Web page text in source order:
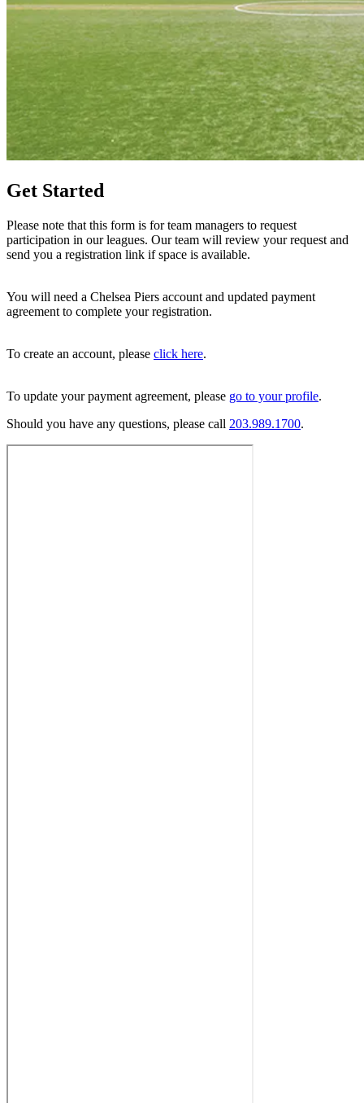
Get Started​​​​‌ ‍ ​‍​‍‌‍ ‌ ​‍‌‍‍‌‌‍‌ ‌‍‍‌‌‍ ‍​‍​‍​ ‍‍​‍​‍‌ ​ ‌‍​‌‌‍ ‍‌‍‍‌‌ ‌​‌ ‍‌​‍ ‍‌‍‍‌‌‍ ​‍​‍​‍ ​​‍​‍‌‍‍​‌ ​‍‌‍‌‌‌‍‌‍​‍​‍​ ‍‍​‍​‍‌‍‍​‌ ‌​‌ ‌​‌ ​​‌ ​ ​ ‍‍​‍ ​‍ ‌‍​ ‌‍‍​‌‍‌‌‌‍ ​‌ ​ ‌‍‌‌‌‍​‌‌ ​​‌‍‍‌‌‍‌‌‌ ​‍‌ ​ ​‍ ‍‌ ​ ‌‍​‌‌‍ ‍‌‍‍‌‌ ‌​‌ ‍‌​‍ ‍‌ ​ ‌ ‌​‌ ‌‌‌‍‌​‌‍‍‌‌‍ ​‍ ‌‍‍‌‌‍ ‍‌ ‌​‌‍‌‌‌‍ ‍‌ ‌​​‍ ‌‍‌‌‌‍‌​‌‍‍‌‌ ‌​​‍ ‌‍ ‌‌‍ ‌‍‌​‌‍‌‌​ ‌‌ ​​‌ ​‍‌‍‌‌‌ ​ ‌‍‌‌‌‍ ‍‌ ‌​‌‍​‌‌ ‌​‌‍‍‌‌‍ ‌‍ ‍​ ‍ ‌‍‍‌‌‍‌​​ ‌​ ‌‌​ ​‌‌‍‌​​ ‌‍​ ​‍​ ​​‌‍​‍​ ​‍​‍ ‌​ ‍‌​ ​​‌‍‌‍‌‍‌​​‍ ‌​ ‌​‌‍‌‍‌‍‌​‌‍​‍​‍ ‌​ ‍‌​ ‍‌‌‍‌​​ ​‍​‍ ‌​ ‌‍‌‍‌‍​ ‌ ​ ​ ‌‍​ ​ ​​​ ‍​​ ‌ ‌‍‌‌​ ‌‍​ ​​​ ​​​ ‍ ‌ ‌​‌ ‍‌‌ ​​‌‍‌‌​ ‌‌‍ ​‌‍‌‌‌‍​‌‌‍‌ ‌ ‌‌‌‍‌‌​ ‍ ‌ ​​‌‍​‌‌ ‌​‌‍‍​​ ‌‌ ​​‌‍​‌‌‍‌ ‌‍‌‌‌​​‍‌ ‌‌‌‍‍‌‌‍ ​‌‍‌​‌‍‌‌‌ ​‍​‍‌‌​ ‌‌‌​​‍‌‌ ‌‍‍ ‌‍‌‌‌ ‍‌​‍‌‌​ ​ ‌​‌​​‍‌‌​ ​ ‌​‌​​‍‌‌​ ​‍​ ​‍​ ‌​‌‍​‌​ ‌‍‌‍​‌‌‍​ ​ ​‌​ ‌​​ ‍​​ ‍‌​ ‌​​ ​ ‌‍​‍​‍‌‌​ ​‍​ ​‍​‍‌‌​ ‌‌‌​‌​​‍ ‍‌ ‌​‌‍‍‌‌ ‌​‌‍ ​‌‍‌‌​ ‌‍​‍‌‍​‌‌ ​ ‌‍‌‌‌‌‌‌‌ ​‍‌‍ ​​ ‌‌‍‍​‌ ‌​‌ ‌​‌ ​​‌ ​ ​‍‌‌​ ​ ‌​​‌​‍‌‌​ ​‍‌​‌‍​‍‌‌​ ​‍‌​‌‍‌‍​ ‌‍‍​‌‍‌‌‌‍ ​‌ ​ ‌‍‌‌‌‍​‌‌ ​​‌‍‍‌‌‍‌‌‌ ​‍‌ ​ ​‍ ‍‌ ​ ‌‍​‌‌‍ ‍‌‍‍‌‌ ‌​‌ ‍‌​‍ ‍‌ ​ ‌ ‌​‌ ‌‌‌‍‌​‌‍‍‌‌‍ ​‍‌‍‌‍‍‌‌‍‌​​ ‌​ ‌‌​ ​‌‌‍‌​​ ‌‍​ ​‍​ ​​‌‍​‍​ ​‍​‍ ‌​ ‍‌​ ​​‌‍‌‍‌‍‌​​‍ ‌​ ‌​‌‍‌‍‌‍‌​‌‍​‍​‍ ‌​ ‍‌​ ‍‌‌‍‌​​ ​‍​‍ ‌​ ‌‍‌‍‌‍​ ‌ ​ ​ ‌‍​ ​ ​​​ ‍​​ ‌ ‌‍‌‌​ ‌‍​ ​​​ ​​​‍‌‍‌ ‌​‌ ‍‌‌ ​​‌‍‌‌​ ‌‌‍ ​‌‍‌‌‌‍​‌‌‍‌ ‌ ‌‌‌‍‌‌​‍‌‍‌ ​​‌‍​‌‌ ‌​‌‍‍​​ ‌‌ ​​‌‍​‌‌‍‌ ‌‍‌‌‌​​‍‌ ‌‌‌‍‍‌‌‍ ​‌‍‌​‌‍‌‌‌ ​‍​‍‌‌​ ‌‌‌​​‍‌‌ ‌‍‍ ‌‍‌‌‌ ‍‌​‍‌‌​ ​ ‌​‌​​‍‌‌​ ​ ‌​‌​​‍‌‌​ ​‍​ ​‍​ ‌​‌‍​‌​ ‌‍‌‍​‌‌‍​ ​ ​‌​ ‌​​ ‍​​ ‍‌​ ‌​​ ​ ‌‍​‍​‍‌‌​ ​‍​ ​‍​‍‌‌​ ‌‌‌​‌​​‍ ‍‌ ‌​‌‍‍‌‌ ‌​‌‍ ​‌‍‌‌​‍‌‍‌ ​​‌‍‌‌‌ ​‍‌ ​ ‌ ​​‌‍‌‌‌‍​ ‌ ‌​‌‍‍‌‌ ‌‍‌‍‌‌​ ‌‌ ​​‌ ‌‌‌‍​‍‌‍ ​‌‍‍‌‌ ​ ‌‍‍​‌‍‌‌‌‍‌​​‍​‍‌ ‌
Please note that this form is for team managers to request
participation in our leagues. Our team will review your request and
send you a registration link if space is available.​​​​‌ ‍ ​‍​‍‌‍ ‌ ​‍‌‍‍‌‌‍‌ ‌‍‍‌‌‍ ‍​‍​‍​ ‍‍​‍​‍‌ ​ ‌‍​‌‌‍ ‍‌‍‍‌‌ ‌​‌ ‍‌​‍ ‍‌‍‍‌‌‍ ​‍​‍​‍ ​​‍​‍‌‍‍​‌ ​‍‌‍‌‌‌‍‌‍​‍​‍​ ‍‍​‍​‍‌‍‍​‌ ‌​‌ ‌​‌ ​​‌ ​ ​ ‍‍​‍ ​‍ ‌‍​ ‌‍‍​‌‍‌‌‌‍ ​‌ ​ ‌‍‌‌‌‍​‌‌ ​​‌‍‍‌‌‍‌‌‌ ​‍‌ ​ ​‍ ‍‌ ​ ‌‍​‌‌‍ ‍‌‍‍‌‌ ‌​‌ ‍‌​‍ ‍‌ ​ ‌ ‌​‌ ‌‌‌‍‌​‌‍‍‌‌‍ ​‍ ‌‍‍‌‌‍ ‍‌ ‌​‌‍‌‌‌‍ ‍‌ ‌​​‍ ‌‍‌‌‌‍‌​‌‍‍‌‌ ‌​​‍ ‌‍ ‌‌‍ ‌‍‌​‌‍‌‌​ ‌‌ ​​‌ ​‍‌‍‌‌‌ ​ ‌‍‌‌‌‍ ‍‌ ‌​‌‍​‌‌ ‌​‌‍‍‌‌‍ ‌‍ ‍​ ‍ ‌‍‍‌‌‍‌​​ ‌​ ‌‌​ ​‌‌‍‌​​ ‌‍​ ​‍​ ​​‌‍​‍​ ​‍​‍ ‌​ ‍‌​ ​​‌‍‌‍‌‍‌​​‍ ‌​ ‌​‌‍‌‍‌‍‌​‌‍​‍​‍ ‌​ ‍‌​ ‍‌‌‍‌​​ ​‍​‍ ‌​ ‌‍‌‍‌‍​ ‌ ​ ​ ‌‍​ ​ ​​​ ‍​​ ‌ ‌‍‌‌​ ‌‍​ ​​​ ​​​ ‍ ‌ ‌​‌ ‍‌‌ ​​‌‍‌‌​ ‌‌‍ ​‌‍‌‌‌‍​‌‌‍‌ ‌ ‌‌‌‍‌‌​ ‍ ‌ ​​‌‍​‌‌ ‌​‌‍‍​​ ‌‌ ​​‌‍​‌‌‍‌ ‌‍‌‌‌​​‍‌ ‌‌‌‍‍‌‌‍ ​‌‍‌​‌‍‌‌‌ ​‍​‍‌‌​ ‌‌‌​​‍‌‌ ‌‍‍ ‌‍‌‌‌ ‍‌​‍‌‌​ ​ ‌​‌​​‍‌‌​ ​ ‌​‌​​‍‌‌​ ​‍​ ​‍​ ‌​‌‍​‌​ ‌‍‌‍​‌‌‍​ ​ ​‌​ ‌​​ ‍​​ ‍‌​ ‌​​ ​ ‌‍​‍​‍‌‌​ ​‍​ ​‍​‍‌‌​ ‌‌‌​‌​​‍ ‍‌‍‌​‌‍‌‌‌ ​ ‌‍​ ‌ ​‍‌‍‍‌‌ ​​‌ ‌​‌‍‍‌‌‍ ‌‍ ‍​‍‌‌​ ‌‌‌​​‍‌‌ ‌‍‍ ‌‍‌‌‌ ‍‌​‍‌‌​ ​ ‌​‌​​‍‌‌​ ​ ‌​‌​​‍‌‌​ ​‍​ ​‍‌‍​ ‌‍​ ‌‍​‍‌‍​ ​ ‍​‌‍​ ‌‍‌‌​ ‍‌​ ​‍​ ‍‌‌‍​‍​ ​​​‍‌‌​ ​‍​ ​‍​‍‌‌​ ‌‌‌​‌​​‍ ‍‌‍​ ‌‍‍​‌‍‍‌‌‍ ​‌‍‌​‌ ​‍‌‍‌‌‌‍ ‍​‍‌‌​ ‌‌‌​​‍‌‌ ‌‍‍ ‌‍‌‌‌ ‍‌​‍‌‌​ ​ ‌​‌​​‍‌‌​ ​ ‌​‌​​‍‌‌​ ​‍​ ​‍​ ​‌‌‍​‌‌‍‌‌‌‍‌‌‌‍​ ​ ​ ‌‍‌‌‌‍‌‍​ ‌​​ ​‌‌‍​ ​ ​‍​‍‌‌​ ​‍​ ​‍​‍‌‌​ ‌‌‌​‌​​‍ ‍‌ ‌​‌‍‌‌‌ ‍​‌ ‌​​ ‌‍​‍‌‍​‌‌ ​ ‌‍‌‌‌‌‌‌‌ ​‍‌‍ ​​ ‌‌‍‍​‌ ‌​‌ ‌​‌ ​​‌ ​ ​‍‌‌​ ​ ‌​​‌​‍‌‌​ ​‍‌​‌‍​‍‌‌​ ​‍‌​‌‍‌‍​ ‌‍‍​‌‍‌‌‌‍ ​‌ ​ ‌‍‌‌‌‍​‌‌ ​​‌‍‍‌‌‍‌‌‌ ​‍‌ ​ ​‍ ‍‌ ​ ‌‍​‌‌‍ ‍‌‍‍‌‌ ‌​‌ ‍‌​‍ ‍‌ ​ ‌ ‌​‌ ‌‌‌‍‌​‌‍‍‌‌‍ ​‍‌‍‌‍‍‌‌‍‌​​ ‌​ ‌‌​ ​‌‌‍‌​​ ‌‍​ ​‍​ ​​‌‍​‍​ ​‍​‍ ‌​ ‍‌​ ​​‌‍‌‍‌‍‌​​‍ ‌​ ‌​‌‍‌‍‌‍‌​‌‍​‍​‍ ‌​ ‍‌​ ‍‌‌‍‌​​ ​‍​‍ ‌​ ‌‍‌‍‌‍​ ‌ ​ ​ ‌‍​ ​ ​​​ ‍​​ ‌ ‌‍‌‌​ ‌‍​ ​​​ ​​​‍‌‍‌ ‌​‌ ‍‌‌ ​​‌‍‌‌​ ‌‌‍ ​‌‍‌‌‌‍​‌‌‍‌ ‌ ‌‌‌‍‌‌​‍‌‍‌ ​​‌‍​‌‌ ‌​‌‍‍​​ ‌‌ ​​‌‍​‌‌‍‌ ‌‍‌‌‌​​‍‌ ‌‌‌‍‍‌‌‍ ​‌‍‌​‌‍‌‌‌ ​‍​‍‌‌​ ‌‌‌​​‍‌‌ ‌‍‍ ‌‍‌‌‌ ‍‌​‍‌‌​ ​ ‌​‌​​‍‌‌​ ​ ‌​‌​​‍‌‌​ ​‍​ ​‍​ ‌​‌‍​‌​ ‌‍‌‍​‌‌‍​ ​ ​‌​ ‌​​ ‍​​ ‍‌​ ‌​​ ​ ‌‍​‍​‍‌‌​ ​‍​ ​‍​‍‌‌​ ‌‌‌​‌​​‍ ‍‌‍‌​‌‍‌‌‌ ​ ‌‍​ ‌ ​‍‌‍‍‌‌ ​​‌ ‌​‌‍‍‌‌‍ ‌‍ ‍​‍‌‌​ ‌‌‌​​‍‌‌ ‌‍‍ ‌‍‌‌‌ ‍‌​‍‌‌​ ​ ‌​‌​​‍‌‌​ ​ ‌​‌​​‍‌‌​ ​‍​ ​‍‌‍​ ‌‍​ ‌‍​‍‌‍​ ​ ‍​‌‍​ ‌‍‌‌​ ‍‌​ ​‍​ ‍‌‌‍​‍​ ​​​‍‌‌​ ​‍​ ​‍​‍‌‌​ ‌‌‌​‌​​‍ ‍‌‍​ ‌‍‍​‌‍‍‌‌‍ ​‌‍‌​‌ ​‍‌‍‌‌‌‍ ‍​‍‌‌​ ‌‌‌​​‍‌‌ ‌‍‍ ‌‍‌‌‌ ‍‌​‍‌‌​ ​ ‌​‌​​‍‌‌​ ​ ‌​‌​​‍‌‌​ ​‍​ ​‍​ ​‌‌‍​‌‌‍‌‌‌‍‌‌‌‍​ ​ ​ ‌‍‌‌‌‍‌‍​ ‌​​ ​‌‌‍​ ​ ​‍​‍‌‌​ ​‍​ ​‍​‍‌‌​ ‌‌‌​‌​​‍ ‍‌ ‌​‌‍‌‌‌ ‍​‌ ‌​​‍‌‍‌ ​​‌‍‌‌‌ ​‍‌ ​ ‌ ​​‌‍‌‌‌‍​ ‌ ‌​‌‍‍‌‌ ‌‍‌‍‌‌​ ‌‌ ​​‌ ‌‌‌‍​‍‌‍ ​‌‍‍‌‌ ​ ‌‍‍​‌‍‌‌‌‍‌​​‍​‍‌ ‌
You will need a Chelsea Piers account and updated payment
agreement to complete your registration.​​​​‌ ‍ ​‍​‍‌‍ ‌ ​‍‌‍‍‌‌‍‌ ‌‍‍‌‌‍ ‍​‍​‍​ ‍‍​‍​‍‌ ​ ‌‍​‌‌‍ ‍‌‍‍‌‌ ‌​‌ ‍‌​‍ ‍‌‍‍‌‌‍ ​‍​‍​‍ ​​‍​‍‌‍‍​‌ ​‍‌‍‌‌‌‍‌‍​‍​‍​ ‍‍​‍​‍‌‍‍​‌ ‌​‌ ‌​‌ ​​‌ ​ ​ ‍‍​‍ ​‍ ‌‍​ ‌‍‍​‌‍‌‌‌‍ ​‌ ​ ‌‍‌‌‌‍​‌‌ ​​‌‍‍‌‌‍‌‌‌ ​‍‌ ​ ​‍ ‍‌ ​ ‌‍​‌‌‍ ‍‌‍‍‌‌ ‌​‌ ‍‌​‍ ‍‌ ​ ‌ ‌​‌ ‌‌‌‍‌​‌‍‍‌‌‍ ​‍ ‌‍‍‌‌‍ ‍‌ ‌​‌‍‌‌‌‍ ‍‌ ‌​​‍ ‌‍‌‌‌‍‌​‌‍‍‌‌ ‌​​‍ ‌‍ ‌‌‍ ‌‍‌​‌‍‌‌​ ‌‌ ​​‌ ​‍‌‍‌‌‌ ​ ‌‍‌‌‌‍ ‍‌ ‌​‌‍​‌‌ ‌​‌‍‍‌‌‍ ‌‍ ‍​ ‍ ‌‍‍‌‌‍‌​​ ‌​ ‌‌​ ​‌‌‍‌​​ ‌‍​ ​‍​ ​​‌‍​‍​ ​‍​‍ ‌​ ‍‌​ ​​‌‍‌‍‌‍‌​​‍ ‌​ ‌​‌‍‌‍‌‍‌​‌‍​‍​‍ ‌​ ‍‌​ ‍‌‌‍‌​​ ​‍​‍ ‌​ ‌‍‌‍‌‍​ ‌ ​ ​ ‌‍​ ​ ​​​ ‍​​ ‌ ‌‍‌‌​ ‌‍​ ​​​ ​​​ ‍ ‌ ‌​‌ ‍‌‌ ​​‌‍‌‌​ ‌‌‍ ​‌‍‌‌‌‍​‌‌‍‌ ‌ ‌‌‌‍‌‌​ ‍ ‌ ​​‌‍​‌‌ ‌​‌‍‍​​ ‌‌ ​​‌‍​‌‌‍‌ ‌‍‌‌‌​​‍‌ ‌‌‌‍‍‌‌‍ ​‌‍‌​‌‍‌‌‌ ​‍​‍‌‌​ ‌‌‌​​‍‌‌ ‌‍‍ ‌‍‌‌‌ ‍‌​‍‌‌​ ​ ‌​‌​​‍‌‌​ ​ ‌​‌​​‍‌‌​ ​‍​ ​‍​ ‌​‌‍​‌​ ‌‍‌‍​‌‌‍​ ​ ​‌​ ‌​​ ‍​​ ‍‌​ ‌​​ ​ ‌‍​‍​‍‌‌​ ​‍​ ​‍​‍‌‌​ ‌‌‌​‌​​‍ ‍‌‍‌​‌‍‌‌‌ ​ ‌‍​ ‌ ​‍‌‍‍‌‌ ​​‌ ‌​‌‍‍‌‌‍ ‌‍ ‍​‍‌‌​ ‌‌‌​​‍‌‌ ‌‍‍ ‌‍‌‌‌ ‍‌​‍‌‌​ ​ ‌​‌​​‍‌‌​ ​ ‌​‌​​‍‌‌​ ​‍​ ​‍​ ‌​​ ​​​ ‍‌‌‍‌‌​ ‌‍​ ​‌‌‍​‌​ ​‌​ ‌ ‌‍​‍‌‍​ ​ ​​​‍‌‌​ ​‍​ ​‍​‍‌‌​ ‌‌‌​‌​​‍ ‍‌‍​ ‌‍‍​‌‍‍‌‌‍ ​‌‍‌​‌ ​‍‌‍‌‌‌‍ ‍​‍‌‌​ ‌‌‌​​‍‌‌ ‌‍‍ ‌‍‌‌‌ ‍‌​‍‌‌​ ​ ‌​‌​​‍‌‌​ ​ ‌​‌​​‍‌‌​ ​‍​ ​‍‌‍‌‌​ ​‍​ ‌​​ ​‍​ ​ ​ ‌‌​ ​ ‌‍​ ​ ‌‍​ ​‌‌‍​‍​ ‌​​‍‌‌​ ​‍​ ​‍​‍‌‌​ ‌‌‌​‌​​‍ ‍‌ ‌​‌‍‌‌‌ ‍​‌ ‌​​ ‌‍​‍‌‍​‌‌ ​ ‌‍‌‌‌‌‌‌‌ ​‍‌‍ ​​ ‌‌‍‍​‌ ‌​‌ ‌​‌ ​​‌ ​ ​‍‌‌​ ​ ‌​​‌​‍‌‌​ ​‍‌​‌‍​‍‌‌​ ​‍‌​‌‍‌‍​ ‌‍‍​‌‍‌‌‌‍ ​‌ ​ ‌‍‌‌‌‍​‌‌ ​​‌‍‍‌‌‍‌‌‌ ​‍‌ ​ ​‍ ‍‌ ​ ‌‍​‌‌‍ ‍‌‍‍‌‌ ‌​‌ ‍‌​‍ ‍‌ ​ ‌ ‌​‌ ‌‌‌‍‌​‌‍‍‌‌‍ ​‍‌‍‌‍‍‌‌‍‌​​ ‌​ ‌‌​ ​‌‌‍‌​​ ‌‍​ ​‍​ ​​‌‍​‍​ ​‍​‍ ‌​ ‍‌​ ​​‌‍‌‍‌‍‌​​‍ ‌​ ‌​‌‍‌‍‌‍‌​‌‍​‍​‍ ‌​ ‍‌​ ‍‌‌‍‌​​ ​‍​‍ ‌​ ‌‍‌‍‌‍​ ‌ ​ ​ ‌‍​ ​ ​​​ ‍​​ ‌ ‌‍‌‌​ ‌‍​ ​​​ ​​​‍‌‍‌ ‌​‌ ‍‌‌ ​​‌‍‌‌​ ‌‌‍ ​‌‍‌‌‌‍​‌‌‍‌ ‌ ‌‌‌‍‌‌​‍‌‍‌ ​​‌‍​‌‌ ‌​‌‍‍​​ ‌‌ ​​‌‍​‌‌‍‌ ‌‍‌‌‌​​‍‌ ‌‌‌‍‍‌‌‍ ​‌‍‌​‌‍‌‌‌ ​‍​‍‌‌​ ‌‌‌​​‍‌‌ ‌‍‍ ‌‍‌‌‌ ‍‌​‍‌‌​ ​ ‌​‌​​‍‌‌​ ​ ‌​‌​​‍‌‌​ ​‍​ ​‍​ ‌​‌‍​‌​ ‌‍‌‍​‌‌‍​ ​ ​‌​ ‌​​ ‍​​ ‍‌​ ‌​​ ​ ‌‍​‍​‍‌‌​ ​‍​ ​‍​‍‌‌​ ‌‌‌​‌​​‍ ‍‌‍‌​‌‍‌‌‌ ​ ‌‍​ ‌ ​‍‌‍‍‌‌ ​​‌ ‌​‌‍‍‌‌‍ ‌‍ ‍​‍‌‌​ ‌‌‌​​‍‌‌ ‌‍‍ ‌‍‌‌‌ ‍‌​‍‌‌​ ​ ‌​‌​​‍‌‌​ ​ ‌​‌​​‍‌‌​ ​‍​ ​‍​ ‌​​ ​​​ ‍‌‌‍‌‌​ ‌‍​ ​‌‌‍​‌​ ​‌​ ‌ ‌‍​‍‌‍​ ​ ​​​‍‌‌​ ​‍​ ​‍​‍‌‌​ ‌‌‌​‌​​‍ ‍‌‍​ ‌‍‍​‌‍‍‌‌‍ ​‌‍‌​‌ ​‍‌‍‌‌‌‍ ‍​‍‌‌​ ‌‌‌​​‍‌‌ ‌‍‍ ‌‍‌‌‌ ‍‌​‍‌‌​ ​ ‌​‌​​‍‌‌​ ​ ‌​‌​​‍‌‌​ ​‍​ ​‍‌‍‌‌​ ​‍​ ‌​​ ​‍​ ​ ​ ‌‌​ ​ ‌‍​ ​ ‌‍​ ​‌‌‍​‍​ ‌​​‍‌‌​ ​‍​ ​‍​‍‌‌​ ‌‌‌​‌​​‍ ‍‌ ‌​‌‍‌‌‌ ‍​‌ ‌​​‍‌‍‌ ​​‌‍‌‌‌ ​‍‌ ​ ‌ ​​‌‍‌‌‌‍​ ‌ ‌​‌‍‍‌‌ ‌‍‌‍‌‌​ ‌‌ ​​‌ ‌‌‌‍​‍‌‍ ​‌‍‍‌‌ ​ ‌‍‍​‌‍‌‌‌‍‌​​‍​‍‌ ‌
To create an account, please ​​​​‌ ‍ ​‍​‍‌‍ ‌ ​‍‌‍‍‌‌‍‌ ‌‍‍‌‌‍ ‍​‍​‍​ ‍‍​‍​‍‌ ​ ‌‍​‌‌‍ ‍‌‍‍‌‌ ‌​‌ ‍‌​‍ ‍‌‍‍‌‌‍ ​‍​‍​‍ ​​‍​‍‌‍‍​‌ ​‍‌‍‌‌‌‍‌‍​‍​‍​ ‍‍​‍​‍‌‍‍​‌ ‌​‌ ‌​‌ ​​‌ ​ ​ ‍‍​‍ ​‍ ‌‍​ ‌‍‍​‌‍‌‌‌‍ ​‌ ​ ‌‍‌‌‌‍​‌‌ ​​‌‍‍‌‌‍‌‌‌ ​‍‌ ​ ​‍ ‍‌ ​ ‌‍​‌‌‍ ‍‌‍‍‌‌ ‌​‌ ‍‌​‍ ‍‌ ​ ‌ ‌​‌ ‌‌‌‍‌​‌‍‍‌‌‍ ​‍ ‌‍‍‌‌‍ ‍‌ ‌​‌‍‌‌‌‍ ‍‌ ‌​​‍ ‌‍‌‌‌‍‌​‌‍‍‌‌ ‌​​‍ ‌‍ ‌‌‍ ‌‍‌​‌‍‌‌​ ‌‌ ​​‌ ​‍‌‍‌‌‌ ​ ‌‍‌‌‌‍ ‍‌ ‌​‌‍​‌‌ ‌​‌‍‍‌‌‍ ‌‍ ‍​ ‍ ‌‍‍‌‌‍‌​​ ‌​ ‌‌​ ​‌‌‍‌​​ ‌‍​ ​‍​ ​​‌‍​‍​ ​‍​‍ ‌​ ‍‌​ ​​‌‍‌‍‌‍‌​​‍ ‌​ ‌​‌‍‌‍‌‍‌​‌‍​‍​‍ ‌​ ‍‌​ ‍‌‌‍‌​​ ​‍​‍ ‌​ ‌‍‌‍‌‍​ ‌ ​ ​ ‌‍​ ​ ​​​ ‍​​ ‌ ‌‍‌‌​ ‌‍​ ​​​ ​​​ ‍ ‌ ‌​‌ ‍‌‌ ​​‌‍‌‌​ ‌‌‍ ​‌‍‌‌‌‍​‌‌‍‌ ‌ ‌‌‌‍‌‌​ ‍ ‌ ​​‌‍​‌‌ ‌​‌‍‍​​ ‌‌ ​​‌‍​‌‌‍‌ ‌‍‌‌‌​​‍‌ ‌‌‌‍‍‌‌‍ ​‌‍‌​‌‍‌‌‌ ​‍​‍‌‌​ ‌‌‌​​‍‌‌ ‌‍‍ ‌‍‌‌‌ ‍‌​‍‌‌​ ​ ‌​‌​​‍‌‌​ ​ ‌​‌​​‍‌‌​ ​‍​ ​‍​ ‌​‌‍​‌​ ‌‍‌‍​‌‌‍​ ​ ​‌​ ‌​​ ‍​​ ‍‌​ ‌​​ ​ ‌‍​‍​‍‌‌​ ​‍​ ​‍​‍‌‌​ ‌‌‌​‌​​‍ ‍‌‍‌​‌‍‌‌‌ ​ ‌‍​ ‌ ​‍‌‍‍‌‌ ​​‌ ‌​‌‍‍‌‌‍ ‌‍ ‍​‍‌‌​ ‌‌‌​​‍‌‌ ‌‍‍ ‌‍‌‌‌ ‍‌​‍‌‌​ ​ ‌​‌​​‍‌‌​ ​ ‌​‌​​‍‌‌​ ​‍​ ​‍‌‍​ ‌‍​ ​ ‌ ​ ‌‍‌‍​‍‌‍​‌‌‍​ ‌‍‌‌​ ‍​‌‍‌‌​ ​‍​ ‍​​‍‌‌​ ​‍​ ​‍​‍‌‌​ ‌‌‌​‌​​‍ ‍‌‍​ ‌‍‍​‌‍‍‌‌‍ ​‌‍‌​‌ ​‍‌‍‌‌‌‍ ‍​‍‌‌​ ‌‌‌​​‍‌‌ ‌‍‍ ‌‍‌‌‌ ‍‌​‍‌‌​ ​ ‌​‌​​‍‌‌​ ​ ‌​‌​​‍‌‌​ ​‍​ ​‍‌‍​‌​ ​ ​ ​ ​ ‌ ​ ‌​‌‍​‌​ ‌ ​ ‍‌‌‍‌​‌‍‌‍​ ​‌​ ‌‌​‍‌‌​ ​‍​ ​‍​‍‌‌​ ‌‌‌​‌​​‍ ‍‌ ‌​‌‍‌‌‌ ‍​‌ ‌​​ ‌‍​‍‌‍​‌‌ ​ ‌‍‌‌‌‌‌‌‌ ​‍‌‍ ​​ ‌‌‍‍​‌ ‌​‌ ‌​‌ ​​‌ ​ ​‍‌‌​ ​ ‌​​‌​‍‌‌​ ​‍‌​‌‍​‍‌‌​ ​‍‌​‌‍‌‍​ ‌‍‍​‌‍‌‌‌‍ ​‌ ​ ‌‍‌‌‌‍​‌‌ ​​‌‍‍‌‌‍‌‌‌ ​‍‌ ​ ​‍ ‍‌ ​ ‌‍​‌‌‍ ‍‌‍‍‌‌ ‌​‌ ‍‌​‍ ‍‌ ​ ‌ ‌​‌ ‌‌‌‍‌​‌‍‍‌‌‍ ​‍‌‍‌‍‍‌‌‍‌​​ ‌​ ‌‌​ ​‌‌‍‌​​ ‌‍​ ​‍​ ​​‌‍​‍​ ​‍​‍ ‌​ ‍‌​ ​​‌‍‌‍‌‍‌​​‍ ‌​ ‌​‌‍‌‍‌‍‌​‌‍​‍​‍ ‌​ ‍‌​ ‍‌‌‍‌​​ ​‍​‍ ‌​ ‌‍‌‍‌‍​ ‌ ​ ​ ‌‍​ ​ ​​​ ‍​​ ‌ ‌‍‌‌​ ‌‍​ ​​​ ​​​‍‌‍‌ ‌​‌ ‍‌‌ ​​‌‍‌‌​ ‌‌‍ ​‌‍‌‌‌‍​‌‌‍‌ ‌ ‌‌‌‍‌‌​‍‌‍‌ ​​‌‍​‌‌ ‌​‌‍‍​​ ‌‌ ​​‌‍​‌‌‍‌ ‌‍‌‌‌​​‍‌ ‌‌‌‍‍‌‌‍ ​‌‍‌​‌‍‌‌‌ ​‍​‍‌‌​ ‌‌‌​​‍‌‌ ‌‍‍ ‌‍‌‌‌ ‍‌​‍‌‌​ ​ ‌​‌​​‍‌‌​ ​ ‌​‌​​‍‌‌​ ​‍​ ​‍​ ‌​‌‍​‌​ ‌‍‌‍​‌‌‍​ ​ ​‌​ ‌​​ ‍​​ ‍‌​ ‌​​ ​ ‌‍​‍​‍‌‌​ ​‍​ ​‍​‍‌‌​ ‌‌‌​‌​​‍ ‍‌‍‌​‌‍‌‌‌ ​ ‌‍​ ‌ ​‍‌‍‍‌‌ ​​‌ ‌​‌‍‍‌‌‍ ‌‍ ‍​‍‌‌​ ‌‌‌​​‍‌‌ ‌‍‍ ‌‍‌‌‌ ‍‌​‍‌‌​ ​ ‌​‌​​‍‌‌​ ​ ‌​‌​​‍‌‌​ ​‍​ ​‍‌‍​ ‌‍​ ​ ‌ ​ ‌‍‌‍​‍‌‍​‌‌‍​ ‌‍‌‌​ ‍​‌‍‌‌​ ​‍​ ‍​​‍‌‌​ ​‍​ ​‍​‍‌‌​ ‌‌‌​‌​​‍ ‍‌‍​ ‌‍‍​‌‍‍‌‌‍ ​‌‍‌​‌ ​‍‌‍‌‌‌‍ ‍​‍‌‌​ ‌‌‌​​‍‌‌ ‌‍‍ ‌‍‌‌‌ ‍‌​‍‌‌​ ​ ‌​‌​​‍‌‌​ ​ ‌​‌​​‍‌‌​ ​‍​ ​‍‌‍​‌​ ​ ​ ​ ​ ‌ ​ ‌​‌‍​‌​ ‌ ​ ‍‌‌‍‌​‌‍‌‍​ ​‌​ ‌‌​‍‌‌​ ​‍​ ​‍​‍‌‌​ ‌‌‌​‌​​‍ ‍‌ ‌​‌‍‌‌‌ ‍​‌ ‌​​‍‌‍‌ ​​‌‍‌‌‌ ​‍‌ ​ ‌ ​​‌‍‌‌‌‍​ ‌ ‌​‌‍‍‌‌ ‌‍‌‍‌‌​ ‌‌ ​​‌ ‌‌‌‍​‍‌‍ ​‌‍‍‌‌ ​ ‌‍‍​‌‍‌‌‌‍‌​​‍​‍‌ ‌ click here​​​​‌ ‍ ​‍​‍‌‍ ‌ ​‍‌‍‍‌‌‍‌ ‌‍‍‌‌‍ ‍​‍​‍​ ‍‍​‍​‍‌ ​ ‌‍​‌‌‍ ‍‌‍‍‌‌ ‌​‌ ‍‌​‍ ‍‌‍‍‌‌‍ ​‍​‍​‍ ​​‍​‍‌‍‍​‌ ​‍‌‍‌‌‌‍‌‍​‍​‍​ ‍‍​‍​‍‌‍‍​‌ ‌​‌ ‌​‌ ​​‌ ​ ​ ‍‍​‍ ​‍ ‌‍​ ‌‍‍​‌‍‌‌‌‍ ​‌ ​ ‌‍‌‌‌‍​‌‌ ​​‌‍‍‌‌‍‌‌‌ ​‍‌ ​ ​‍ ‍‌ ​ ‌‍​‌‌‍ ‍‌‍‍‌‌ ‌​‌ ‍‌​‍ ‍‌ ​ ‌ ‌​‌ ‌‌‌‍‌​‌‍‍‌‌‍ ​‍ ‌‍‍‌‌‍ ‍‌ ‌​‌‍‌‌‌‍ ‍‌ ‌​​‍ ‌‍‌‌‌‍‌​‌‍‍‌‌ ‌​​‍ ‌‍ ‌‌‍ ‌‍‌​‌‍‌‌​ ‌‌ ​​‌ ​‍‌‍‌‌‌ ​ ‌‍‌‌‌‍ ‍‌ ‌​‌‍​‌‌ ‌​‌‍‍‌‌‍ ‌‍ ‍​ ‍ ‌‍‍‌‌‍‌​​ ‌​ ‌‌​ ​‌‌‍‌​​ ‌‍​ ​‍​ ​​‌‍​‍​ ​‍​‍ ‌​ ‍‌​ ​​‌‍‌‍‌‍‌​​‍ ‌​ ‌​‌‍‌‍‌‍‌​‌‍​‍​‍ ‌​ ‍‌​ ‍‌‌‍‌​​ ​‍​‍ ‌​ ‌‍‌‍‌‍​ ‌ ​ ​ ‌‍​ ​ ​​​ ‍​​ ‌ ‌‍‌‌​ ‌‍​ ​​​ ​​​ ‍ ‌ ‌​‌ ‍‌‌ ​​‌‍‌‌​ ‌‌‍ ​‌‍‌‌‌‍​‌‌‍‌ ‌ ‌‌‌‍‌‌​ ‍ ‌ ​​‌‍​‌‌ ‌​‌‍‍​​ ‌‌ ​​‌‍​‌‌‍‌ ‌‍‌‌‌​​‍‌ ‌‌‌‍‍‌‌‍ ​‌‍‌​‌‍‌‌‌ ​‍​‍‌‌​ ‌‌‌​​‍‌‌ ‌‍‍ ‌‍‌‌‌ ‍‌​‍‌‌​ ​ ‌​‌​​‍‌‌​ ​ ‌​‌​​‍‌‌​ ​‍​ ​‍​ ‌​‌‍​‌​ ‌‍‌‍​‌‌‍​ ​ ​‌​ ‌​​ ‍​​ ‍‌​ ‌​​ ​ ‌‍​‍​‍‌‌​ ​‍​ ​‍​‍‌‌​ ‌‌‌​‌​​‍ ‍‌‍‌​‌‍‌‌‌ ​ ‌‍​ ‌ ​‍‌‍‍‌‌ ​​‌ ‌​‌‍‍‌‌‍ ‌‍ ‍​‍‌‌​ ‌‌‌​​‍‌‌ ‌‍‍ ‌‍‌‌‌ ‍‌​‍‌‌​ ​ ‌​‌​​‍‌‌​ ​ ‌​‌​​‍‌‌​ ​‍​ ​‍‌‍​ ‌‍​ ​ ‌ ​ ‌‍‌‍​‍‌‍​‌‌‍​ ‌‍‌‌​ ‍​‌‍‌‌​ ​‍​ ‍​​‍‌‌​ ​‍​ ​‍​‍‌‌​ ‌‌‌​‌​​‍ ‍‌‍​ ‌‍‍​‌‍‍‌‌‍ ​‌‍‌​‌ ​‍‌‍‌‌‌‍ ‍​‍‌‌​ ‌‌‌​​‍‌‌ ‌‍‍ ‌‍‌‌‌ ‍‌​‍‌‌​ ​ ‌​‌​​‍‌‌​ ​ ‌​‌​​‍‌‌​ ​‍​ ​‍‌‍‌​​ ​‍​ ​ ‌‍‌​​ ‌​​ ‌‌‌‍​ ​ ‍‌​ ​ ​ ‍‌‌‍​‍‌‍‌​​‍‌‌​ ​‍​ ​‍​‍‌‌​ ‌‌‌​‌​​‍ ‍‌ ‌​‌‍‌‌‌ ‍​‌ ‌​​ ‌‍​‍‌‍​‌‌ ​ ‌‍‌‌‌‌‌‌‌ ​‍‌‍ ​​ ‌‌‍‍​‌ ‌​‌ ‌​‌ ​​‌ ​ ​‍‌‌​ ​ ‌​​‌​‍‌‌​ ​‍‌​‌‍​‍‌‌​ ​‍‌​‌‍‌‍​ ‌‍‍​‌‍‌‌‌‍ ​‌ ​ ‌‍‌‌‌‍​‌‌ ​​‌‍‍‌‌‍‌‌‌ ​‍‌ ​ ​‍ ‍‌ ​ ‌‍​‌‌‍ ‍‌‍‍‌‌ ‌​‌ ‍‌​‍ ‍‌ ​ ‌ ‌​‌ ‌‌‌‍‌​‌‍‍‌‌‍ ​‍‌‍‌‍‍‌‌‍‌​​ ‌​ ‌‌​ ​‌‌‍‌​​ ‌‍​ ​‍​ ​​‌‍​‍​ ​‍​‍ ‌​ ‍‌​ ​​‌‍‌‍‌‍‌​​‍ ‌​ ‌​‌‍‌‍‌‍‌​‌‍​‍​‍ ‌​ ‍‌​ ‍‌‌‍‌​​ ​‍​‍ ‌​ ‌‍‌‍‌‍​ ‌ ​ ​ ‌‍​ ​ ​​​ ‍​​ ‌ ‌‍‌‌​ ‌‍​ ​​​ ​​​‍‌‍‌ ‌​‌ ‍‌‌ ​​‌‍‌‌​ ‌‌‍ ​‌‍‌‌‌‍​‌‌‍‌ ‌ ‌‌‌‍‌‌​‍‌‍‌ ​​‌‍​‌‌ ‌​‌‍‍​​ ‌‌ ​​‌‍​‌‌‍‌ ‌‍‌‌‌​​‍‌ ‌‌‌‍‍‌‌‍ ​‌‍‌​‌‍‌‌‌ ​‍​‍‌‌​ ‌‌‌​​‍‌‌ ‌‍‍ ‌‍‌‌‌ ‍‌​‍‌‌​ ​ ‌​‌​​‍‌‌​ ​ ‌​‌​​‍‌‌​ ​‍​ ​‍​ ‌​‌‍​‌​ ‌‍‌‍​‌‌‍​ ​ ​‌​ ‌​​ ‍​​ ‍‌​ ‌​​ ​ ‌‍​‍​‍‌‌​ ​‍​ ​‍​‍‌‌​ ‌‌‌​‌​​‍ ‍‌‍‌​‌‍‌‌‌ ​ ‌‍​ ‌ ​‍‌‍‍‌‌ ​​‌ ‌​‌‍‍‌‌‍ ‌‍ ‍​‍‌‌​ ‌‌‌​​‍‌‌ ‌‍‍ ‌‍‌‌‌ ‍‌​‍‌‌​ ​ ‌​‌​​‍‌‌​ ​ ‌​‌​​‍‌‌​ ​‍​ ​‍‌‍​ ‌‍​ ​ ‌ ​ ‌‍‌‍​‍‌‍​‌‌‍​ ‌‍‌‌​ ‍​‌‍‌‌​ ​‍​ ‍​​‍‌‌​ ​‍​ ​‍​‍‌‌​ ‌‌‌​‌​​‍ ‍‌‍​ ‌‍‍​‌‍‍‌‌‍ ​‌‍‌​‌ ​‍‌‍‌‌‌‍ ‍​‍‌‌​ ‌‌‌​​‍‌‌ ‌‍‍ ‌‍‌‌‌ ‍‌​‍‌‌​ ​ ‌​‌​​‍‌‌​ ​ ‌​‌​​‍‌‌​ ​‍​ ​‍‌‍‌​​ ​‍​ ​ ‌‍‌​​ ‌​​ ‌‌‌‍​ ​ ‍‌​ ​ ​ ‍‌‌‍​‍‌‍‌​​‍‌‌​ ​‍​ ​‍​‍‌‌​ ‌‌‌​‌​​‍ ‍‌ ‌​‌‍‌‌‌ ‍​‌ ‌​​‍‌‍‌ ​​‌‍‌‌‌ ​‍‌ ​ ‌ ​​‌‍‌‌‌‍​ ‌ ‌​‌‍‍‌‌ ‌‍‌‍‌‌​ ‌‌ ​​‌ ‌‌‌‍​‍‌‍ ​‌‍‍‌‌ ​ ‌‍‍​‌‍‌‌‌‍‌​​‍​‍‌ ‌.​​​​‌ ‍ ​‍​‍‌‍ ‌ ​‍‌‍‍‌‌‍‌ ‌‍‍‌‌‍ ‍​‍​‍​ ‍‍​‍​‍‌ ​ ‌‍​‌‌‍ ‍‌‍‍‌‌ ‌​‌ ‍‌​‍ ‍‌‍‍‌‌‍ ​‍​‍​‍ ​​‍​‍‌‍‍​‌ ​‍‌‍‌‌‌‍‌‍​‍​‍​ ‍‍​‍​‍‌‍‍​‌ ‌​‌ ‌​‌ ​​‌ ​ ​ ‍‍​‍ ​‍ ‌‍​ ‌‍‍​‌‍‌‌‌‍ ​‌ ​ ‌‍‌‌‌‍​‌‌ ​​‌‍‍‌‌‍‌‌‌ ​‍‌ ​ ​‍ ‍‌ ​ ‌‍​‌‌‍ ‍‌‍‍‌‌ ‌​‌ ‍‌​‍ ‍‌ ​ ‌ ‌​‌ ‌‌‌‍‌​‌‍‍‌‌‍ ​‍ ‌‍‍‌‌‍ ‍‌ ‌​‌‍‌‌‌‍ ‍‌ ‌​​‍ ‌‍‌‌‌‍‌​‌‍‍‌‌ ‌​​‍ ‌‍ ‌‌‍ ‌‍‌​‌‍‌‌​ ‌‌ ​​‌ ​‍‌‍‌‌‌ ​ ‌‍‌‌‌‍ ‍‌ ‌​‌‍​‌‌ ‌​‌‍‍‌‌‍ ‌‍ ‍​ ‍ ‌‍‍‌‌‍‌​​ ‌​ ‌‌​ ​‌‌‍‌​​ ‌‍​ ​‍​ ​​‌‍​‍​ ​‍​‍ ‌​ ‍‌​ ​​‌‍‌‍‌‍‌​​‍ ‌​ ‌​‌‍‌‍‌‍‌​‌‍​‍​‍ ‌​ ‍‌​ ‍‌‌‍‌​​ ​‍​‍ ‌​ ‌‍‌‍‌‍​ ‌ ​ ​ ‌‍​ ​ ​​​ ‍​​ ‌ ‌‍‌‌​ ‌‍​ ​​​ ​​​ ‍ ‌ ‌​‌ ‍‌‌ ​​‌‍‌‌​ ‌‌‍ ​‌‍‌‌‌‍​‌‌‍‌ ‌ ‌‌‌‍‌‌​ ‍ ‌ ​​‌‍​‌‌ ‌​‌‍‍​​ ‌‌ ​​‌‍​‌‌‍‌ ‌‍‌‌‌​​‍‌ ‌‌‌‍‍‌‌‍ ​‌‍‌​‌‍‌‌‌ ​‍​‍‌‌​ ‌‌‌​​‍‌‌ ‌‍‍ ‌‍‌‌‌ ‍‌​‍‌‌​ ​ ‌​‌​​‍‌‌​ ​ ‌​‌​​‍‌‌​ ​‍​ ​‍​ ‌​‌‍​‌​ ‌‍‌‍​‌‌‍​ ​ ​‌​ ‌​​ ‍​​ ‍‌​ ‌​​ ​ ‌‍​‍​‍‌‌​ ​‍​ ​‍​‍‌‌​ ‌‌‌​‌​​‍ ‍‌‍‌​‌‍‌‌‌ ​ ‌‍​ ‌ ​‍‌‍‍‌‌ ​​‌ ‌​‌‍‍‌‌‍ ‌‍ ‍​‍‌‌​ ‌‌‌​​‍‌‌ ‌‍‍ ‌‍‌‌‌ ‍‌​‍‌‌​ ​ ‌​‌​​‍‌‌​ ​ ‌​‌​​‍‌‌​ ​‍​ ​‍‌‍​ ‌‍​ ​ ‌ ​ ‌‍‌‍​‍‌‍​‌‌‍​ ‌‍‌‌​ ‍​‌‍‌‌​ ​‍​ ‍​​‍‌‌​ ​‍​ ​‍​‍‌‌​ ‌‌‌​‌​​‍ ‍‌‍​ ‌‍‍​‌‍‍‌‌‍ ​‌‍‌​‌ ​‍‌‍‌‌‌‍ ‍​‍‌‌​ ‌‌‌​​‍‌‌ ‌‍‍ ‌‍‌‌‌ ‍‌​‍‌‌​ ​ ‌​‌​​‍‌‌​ ​ ‌​‌​​‍‌‌​ ​‍​ ​‍​ ‌​​ ‌‍​ ‍‌‌‍​‍‌‍‌​​ ‌‌‌‍​‍​ ​​‌‍​‍‌‍‌​​ ‍‌​ ​ ​‍‌‌​ ​‍​ ​‍​‍‌‌​ ‌‌‌​‌​​‍ ‍‌ ‌​‌‍‌‌‌ ‍​‌ ‌​​ ‌‍​‍‌‍​‌‌ ​ ‌‍‌‌‌‌‌‌‌ ​‍‌‍ ​​ ‌‌‍‍​‌ ‌​‌ ‌​‌ ​​‌ ​ ​‍‌‌​ ​ ‌​​‌​‍‌‌​ ​‍‌​‌‍​‍‌‌​ ​‍‌​‌‍‌‍​ ‌‍‍​‌‍‌‌‌‍ ​‌ ​ ‌‍‌‌‌‍​‌‌ ​​‌‍‍‌‌‍‌‌‌ ​‍‌ ​ ​‍ ‍‌ ​ ‌‍​‌‌‍ ‍‌‍‍‌‌ ‌​‌ ‍‌​‍ ‍‌ ​ ‌ ‌​‌ ‌‌‌‍‌​‌‍‍‌‌‍ ​‍‌‍‌‍‍‌‌‍‌​​ ‌​ ‌‌​ ​‌‌‍‌​​ ‌‍​ ​‍​ ​​‌‍​‍​ ​‍​‍ ‌​ ‍‌​ ​​‌‍‌‍‌‍‌​​‍ ‌​ ‌​‌‍‌‍‌‍‌​‌‍​‍​‍ ‌​ ‍‌​ ‍‌‌‍‌​​ ​‍​‍ ‌​ ‌‍‌‍‌‍​ ‌ ​ ​ ‌‍​ ​ ​​​ ‍​​ ‌ ‌‍‌‌​ ‌‍​ ​​​ ​​​‍‌‍‌ ‌​‌ ‍‌‌ ​​‌‍‌‌​ ‌‌‍ ​‌‍‌‌‌‍​‌‌‍‌ ‌ ‌‌‌‍‌‌​‍‌‍‌ ​​‌‍​‌‌ ‌​‌‍‍​​ ‌‌ ​​‌‍​‌‌‍‌ ‌‍‌‌‌​​‍‌ ‌‌‌‍‍‌‌‍ ​‌‍‌​‌‍‌‌‌ ​‍​‍‌‌​ ‌‌‌​​‍‌‌ ‌‍‍ ‌‍‌‌‌ ‍‌​‍‌‌​ ​ ‌​‌​​‍‌‌​ ​ ‌​‌​​‍‌‌​ ​‍​ ​‍​ ‌​‌‍​‌​ ‌‍‌‍​‌‌‍​ ​ ​‌​ ‌​​ ‍​​ ‍‌​ ‌​​ ​ ‌‍​‍​‍‌‌​ ​‍​ ​‍​‍‌‌​ ‌‌‌​‌​​‍ ‍‌‍‌​‌‍‌‌‌ ​ ‌‍​ ‌ ​‍‌‍‍‌‌ ​​‌ ‌​‌‍‍‌‌‍ ‌‍ ‍​‍‌‌​ ‌‌‌​​‍‌‌ ‌‍‍ ‌‍‌‌‌ ‍‌​‍‌‌​ ​ ‌​‌​​‍‌‌​ ​ ‌​‌​​‍‌‌​ ​‍​ ​‍‌‍​ ‌‍​ ​ ‌ ​ ‌‍‌‍​‍‌‍​‌‌‍​ ‌‍‌‌​ ‍​‌‍‌‌​ ​‍​ ‍​​‍‌‌​ ​‍​ ​‍​‍‌‌​ ‌‌‌​‌​​‍ ‍‌‍​ ‌‍‍​‌‍‍‌‌‍ ​‌‍‌​‌ ​‍‌‍‌‌‌‍ ‍​‍‌‌​ ‌‌‌​​‍‌‌ ‌‍‍ ‌‍‌‌‌ ‍‌​‍‌‌​ ​ ‌​‌​​‍‌‌​ ​ ‌​‌​​‍‌‌​ ​‍​ ​‍​ ‌​​ ‌‍​ ‍‌‌‍​‍‌‍‌​​ ‌‌‌‍​‍​ ​​‌‍​‍‌‍‌​​ ‍‌​ ​ ​‍‌‌​ ​‍​ ​‍​‍‌‌​ ‌‌‌​‌​​‍ ‍‌ ‌​‌‍‌‌‌ ‍​‌ ‌​​‍‌‍‌ ​​‌‍‌‌‌ ​‍‌ ​ ‌ ​​‌‍‌‌‌‍​ ‌ ‌​‌‍‍‌‌ ‌‍‌‍‌‌​ ‌‌ ​​‌ ‌‌‌‍​‍‌‍ ​‌‍‍‌‌ ​ ‌‍‍​‌‍‌‌‌‍‌​​‍​‍‌ ‌
To update your payment agreement, please ​​​​‌ ‍ ​‍​‍‌‍ ‌ ​‍‌‍‍‌‌‍‌ ‌‍‍‌‌‍ ‍​‍​‍​ ‍‍​‍​‍‌ ​ ‌‍​‌‌‍ ‍‌‍‍‌‌ ‌​‌ ‍‌​‍ ‍‌‍‍‌‌‍ ​‍​‍​‍ ​​‍​‍‌‍‍​‌ ​‍‌‍‌‌‌‍‌‍​‍​‍​ ‍‍​‍​‍‌‍‍​‌ ‌​‌ ‌​‌ ​​‌ ​ ​ ‍‍​‍ ​‍ ‌‍​ ‌‍‍​‌‍‌‌‌‍ ​‌ ​ ‌‍‌‌‌‍​‌‌ ​​‌‍‍‌‌‍‌‌‌ ​‍‌ ​ ​‍ ‍‌ ​ ‌‍​‌‌‍ ‍‌‍‍‌‌ ‌​‌ ‍‌​‍ ‍‌ ​ ‌ ‌​‌ ‌‌‌‍‌​‌‍‍‌‌‍ ​‍ ‌‍‍‌‌‍ ‍‌ ‌​‌‍‌‌‌‍ ‍‌ ‌​​‍ ‌‍‌‌‌‍‌​‌‍‍‌‌ ‌​​‍ ‌‍ ‌‌‍ ‌‍‌​‌‍‌‌​ ‌‌ ​​‌ ​‍‌‍‌‌‌ ​ ‌‍‌‌‌‍ ‍‌ ‌​‌‍​‌‌ ‌​‌‍‍‌‌‍ ‌‍ ‍​ ‍ ‌‍‍‌‌‍‌​​ ‌​ ‌‌​ ​‌‌‍‌​​ ‌‍​ ​‍​ ​​‌‍​‍​ ​‍​‍ ‌​ ‍‌​ ​​‌‍‌‍‌‍‌​​‍ ‌​ ‌​‌‍‌‍‌‍‌​‌‍​‍​‍ ‌​ ‍‌​ ‍‌‌‍‌​​ ​‍​‍ ‌​ ‌‍‌‍‌‍​ ‌ ​ ​ ‌‍​ ​ ​​​ ‍​​ ‌ ‌‍‌‌​ ‌‍​ ​​​ ​​​ ‍ ‌ ‌​‌ ‍‌‌ ​​‌‍‌‌​ ‌‌‍ ​‌‍‌‌‌‍​‌‌‍‌ ‌ ‌‌‌‍‌‌​ ‍ ‌ ​​‌‍​‌‌ ‌​‌‍‍​​ ‌‌ ​​‌‍​‌‌‍‌ ‌‍‌‌‌​​‍‌ ‌‌‌‍‍‌‌‍ ​‌‍‌​‌‍‌‌‌ ​‍​‍‌‌​ ‌‌‌​​‍‌‌ ‌‍‍ ‌‍‌‌‌ ‍‌​‍‌‌​ ​ ‌​‌​​‍‌‌​ ​ ‌​‌​​‍‌‌​ ​‍​ ​‍​ ‌​‌‍​‌​ ‌‍‌‍​‌‌‍​ ​ ​‌​ ‌​​ ‍​​ ‍‌​ ‌​​ ​ ‌‍​‍​‍‌‌​ ​‍​ ​‍​‍‌‌​ ‌‌‌​‌​​‍ ‍‌‍‌​‌‍‌‌‌ ​ ‌‍​ ‌ ​‍‌‍‍‌‌ ​​‌ ‌​‌‍‍‌‌‍ ‌‍ ‍​‍‌‌​ ‌‌‌​​‍‌‌ ‌‍‍ ‌‍‌‌‌ ‍‌​‍‌‌​ ​ ‌​‌​​‍‌‌​ ​ ‌​‌​​‍‌‌​ ​‍​ ​‍​ ​‍‌‍​‍​ ‍​‌‍​ ​ ‌‍​ ​​​ ‌‍‌‍​‍‌‍​ ​ ‌‌​ ​‌‌‍​ ​‍‌‌​ ​‍​ ​‍​‍‌‌​ ‌‌‌​‌​​‍ ‍‌‍​ ‌‍‍​‌‍‍‌‌‍ ​‌‍‌​‌ ​‍‌‍‌‌‌‍ ‍​‍‌‌​ ‌‌‌​​‍‌‌ ‌‍‍ ‌‍‌‌‌ ‍‌​‍‌‌​ ​ ‌​‌​​‍‌‌​ ​ ‌​‌​​‍‌‌​ ​‍​ ​‍‌‍​‌​ ​‍​ ‌​​ ​​​ ​‌​ ​‌‌‍‌‌​ ​‍​ ​‍​ ​​​ ​​‌‍‌‌​‍‌‌​ ​‍​ ​‍​‍‌‌​ ‌‌‌​‌​​‍ ‍‌ ‌​‌‍‌‌‌ ‍​‌ ‌​​ ‌‍​‍‌‍​‌‌ ​ ‌‍‌‌‌‌‌‌‌ ​‍‌‍ ​​ ‌‌‍‍​‌ ‌​‌ ‌​‌ ​​‌ ​ ​‍‌‌​ ​ ‌​​‌​‍‌‌​ ​‍‌​‌‍​‍‌‌​ ​‍‌​‌‍‌‍​ ‌‍‍​‌‍‌‌‌‍ ​‌ ​ ‌‍‌‌‌‍​‌‌ ​​‌‍‍‌‌‍‌‌‌ ​‍‌ ​ ​‍ ‍‌ ​ ‌‍​‌‌‍ ‍‌‍‍‌‌ ‌​‌ ‍‌​‍ ‍‌ ​ ‌ ‌​‌ ‌‌‌‍‌​‌‍‍‌‌‍ ​‍‌‍‌‍‍‌‌‍‌​​ ‌​ ‌‌​ ​‌‌‍‌​​ ‌‍​ ​‍​ ​​‌‍​‍​ ​‍​‍ ‌​ ‍‌​ ​​‌‍‌‍‌‍‌​​‍ ‌​ ‌​‌‍‌‍‌‍‌​‌‍​‍​‍ ‌​ ‍‌​ ‍‌‌‍‌​​ ​‍​‍ ‌​ ‌‍‌‍‌‍​ ‌ ​ ​ ‌‍​ ​ ​​​ ‍​​ ‌ ‌‍‌‌​ ‌‍​ ​​​ ​​​‍‌‍‌ ‌​‌ ‍‌‌ ​​‌‍‌‌​ ‌‌‍ ​‌‍‌‌‌‍​‌‌‍‌ ‌ ‌‌‌‍‌‌​‍‌‍‌ ​​‌‍​‌‌ ‌​‌‍‍​​ ‌‌ ​​‌‍​‌‌‍‌ ‌‍‌‌‌​​‍‌ ‌‌‌‍‍‌‌‍ ​‌‍‌​‌‍‌‌‌ ​‍​‍‌‌​ ‌‌‌​​‍‌‌ ‌‍‍ ‌‍‌‌‌ ‍‌​‍‌‌​ ​ ‌​‌​​‍‌‌​ ​ ‌​‌​​‍‌‌​ ​‍​ ​‍​ ‌​‌‍​‌​ ‌‍‌‍​‌‌‍​ ​ ​‌​ ‌​​ ‍​​ ‍‌​ ‌​​ ​ ‌‍​‍​‍‌‌​ ​‍​ ​‍​‍‌‌​ ‌‌‌​‌​​‍ ‍‌‍‌​‌‍‌‌‌ ​ ‌‍​ ‌ ​‍‌‍‍‌‌ ​​‌ ‌​‌‍‍‌‌‍ ‌‍ ‍​‍‌‌​ ‌‌‌​​‍‌‌ ‌‍‍ ‌‍‌‌‌ ‍‌​‍‌‌​ ​ ‌​‌​​‍‌‌​ ​ ‌​‌​​‍‌‌​ ​‍​ ​‍​ ​‍‌‍​‍​ ‍​‌‍​ ​ ‌‍​ ​​​ ‌‍‌‍​‍‌‍​ ​ ‌‌​ ​‌‌‍​ ​‍‌‌​ ​‍​ ​‍​‍‌‌​ ‌‌‌​‌​​‍ ‍‌‍​ ‌‍‍​‌‍‍‌‌‍ ​‌‍‌​‌ ​‍‌‍‌‌‌‍ ‍​‍‌‌​ ‌‌‌​​‍‌‌ ‌‍‍ ‌‍‌‌‌ ‍‌​‍‌‌​ ​ ‌​‌​​‍‌‌​ ​ ‌​‌​​‍‌‌​ ​‍​ ​‍‌‍​‌​ ​‍​ ‌​​ ​​​ ​‌​ ​‌‌‍‌‌​ ​‍​ ​‍​ ​​​ ​​‌‍‌‌​‍‌‌​ ​‍​ ​‍​‍‌‌​ ‌‌‌​‌​​‍ ‍‌ ‌​‌‍‌‌‌ ‍​‌ ‌​​‍‌‍‌ ​​‌‍‌‌‌ ​‍‌ ​ ‌ ​​‌‍‌‌‌‍​ ‌ ‌​‌‍‍‌‌ ‌‍‌‍‌‌​ ‌‌ ​​‌ ‌‌‌‍​‍‌‍ ​‌‍‍‌‌ ​ ‌‍‍​‌‍‌‌‌‍‌​​‍​‍‌ ‌ go to your profile​​​​‌ ‍ ​‍​‍‌‍ ‌ ​‍‌‍‍‌‌‍‌ ‌‍‍‌‌‍ ‍​‍​‍​ ‍‍​‍​‍‌ ​ ‌‍​‌‌‍ ‍‌‍‍‌‌ ‌​‌ ‍‌​‍ ‍‌‍‍‌‌‍ ​‍​‍​‍ ​​‍​‍‌‍‍​‌ ​‍‌‍‌‌‌‍‌‍​‍​‍​ ‍‍​‍​‍‌‍‍​‌ ‌​‌ ‌​‌ ​​‌ ​ ​ ‍‍​‍ ​‍ ‌‍​ ‌‍‍​‌‍‌‌‌‍ ​‌ ​ ‌‍‌‌‌‍​‌‌ ​​‌‍‍‌‌‍‌‌‌ ​‍‌ ​ ​‍ ‍‌ ​ ‌‍​‌‌‍ ‍‌‍‍‌‌ ‌​‌ ‍‌​‍ ‍‌ ​ ‌ ‌​‌ ‌‌‌‍‌​‌‍‍‌‌‍ ​‍ ‌‍‍‌‌‍ ‍‌ ‌​‌‍‌‌‌‍ ‍‌ ‌​​‍ ‌‍‌‌‌‍‌​‌‍‍‌‌ ‌​​‍ ‌‍ ‌‌‍ ‌‍‌​‌‍‌‌​ ‌‌ ​​‌ ​‍‌‍‌‌‌ ​ ‌‍‌‌‌‍ ‍‌ ‌​‌‍​‌‌ ‌​‌‍‍‌‌‍ ‌‍ ‍​ ‍ ‌‍‍‌‌‍‌​​ ‌​ ‌‌​ ​‌‌‍‌​​ ‌‍​ ​‍​ ​​‌‍​‍​ ​‍​‍ ‌​ ‍‌​ ​​‌‍‌‍‌‍‌​​‍ ‌​ ‌​‌‍‌‍‌‍‌​‌‍​‍​‍ ‌​ ‍‌​ ‍‌‌‍‌​​ ​‍​‍ ‌​ ‌‍‌‍‌‍​ ‌ ​ ​ ‌‍​ ​ ​​​ ‍​​ ‌ ‌‍‌‌​ ‌‍​ ​​​ ​​​ ‍ ‌ ‌​‌ ‍‌‌ ​​‌‍‌‌​ ‌‌‍ ​‌‍‌‌‌‍​‌‌‍‌ ‌ ‌‌‌‍‌‌​ ‍ ‌ ​​‌‍​‌‌ ‌​‌‍‍​​ ‌‌ ​​‌‍​‌‌‍‌ ‌‍‌‌‌​​‍‌ ‌‌‌‍‍‌‌‍ ​‌‍‌​‌‍‌‌‌ ​‍​‍‌‌​ ‌‌‌​​‍‌‌ ‌‍‍ ‌‍‌‌‌ ‍‌​‍‌‌​ ​ ‌​‌​​‍‌‌​ ​ ‌​‌​​‍‌‌​ ​‍​ ​‍​ ‌​‌‍​‌​ ‌‍‌‍​‌‌‍​ ​ ​‌​ ‌​​ ‍​​ ‍‌​ ‌​​ ​ ‌‍​‍​‍‌‌​ ​‍​ ​‍​‍‌‌​ ‌‌‌​‌​​‍ ‍‌‍‌​‌‍‌‌‌ ​ ‌‍​ ‌ ​‍‌‍‍‌‌ ​​‌ ‌​‌‍‍‌‌‍ ‌‍ ‍​‍‌‌​ ‌‌‌​​‍‌‌ ‌‍‍ ‌‍‌‌‌ ‍‌​‍‌‌​ ​ ‌​‌​​‍‌‌​ ​ ‌​‌​​‍‌‌​ ​‍​ ​‍​ ​‍‌‍​‍​ ‍​‌‍​ ​ ‌‍​ ​​​ ‌‍‌‍​‍‌‍​ ​ ‌‌​ ​‌‌‍​ ​‍‌‌​ ​‍​ ​‍​‍‌‌​ ‌‌‌​‌​​‍ ‍‌‍​ ‌‍‍​‌‍‍‌‌‍ ​‌‍‌​‌ ​‍‌‍‌‌‌‍ ‍​‍‌‌​ ‌‌‌​​‍‌‌ ‌‍‍ ‌‍‌‌‌ ‍‌​‍‌‌​ ​ ‌​‌​​‍‌‌​ ​ ‌​‌​​‍‌‌​ ​‍​ ​‍‌‍​ ​ ‌​‌‍​‍‌‍‌‍​ ​‍‌‍‌‌​ ​​‌‍​‌​ ​‌‌‍‌‍​ ‍​‌‍‌‍​‍‌‌​ ​‍​ ​‍​‍‌‌​ ‌‌‌​‌​​‍ ‍‌ ‌​‌‍‌‌‌ ‍​‌ ‌​​ ‌‍​‍‌‍​‌‌ ​ ‌‍‌‌‌‌‌‌‌ ​‍‌‍ ​​ ‌‌‍‍​‌ ‌​‌ ‌​‌ ​​‌ ​ ​‍‌‌​ ​ ‌​​‌​‍‌‌​ ​‍‌​‌‍​‍‌‌​ ​‍‌​‌‍‌‍​ ‌‍‍​‌‍‌‌‌‍ ​‌ ​ ‌‍‌‌‌‍​‌‌ ​​‌‍‍‌‌‍‌‌‌ ​‍‌ ​ ​‍ ‍‌ ​ ‌‍​‌‌‍ ‍‌‍‍‌‌ ‌​‌ ‍‌​‍ ‍‌ ​ ‌ ‌​‌ ‌‌‌‍‌​‌‍‍‌‌‍ ​‍‌‍‌‍‍‌‌‍‌​​ ‌​ ‌‌​ ​‌‌‍‌​​ ‌‍​ ​‍​ ​​‌‍​‍​ ​‍​‍ ‌​ ‍‌​ ​​‌‍‌‍‌‍‌​​‍ ‌​ ‌​‌‍‌‍‌‍‌​‌‍​‍​‍ ‌​ ‍‌​ ‍‌‌‍‌​​ ​‍​‍ ‌​ ‌‍‌‍‌‍​ ‌ ​ ​ ‌‍​ ​ ​​​ ‍​​ ‌ ‌‍‌‌​ ‌‍​ ​​​ ​​​‍‌‍‌ ‌​‌ ‍‌‌ ​​‌‍‌‌​ ‌‌‍ ​‌‍‌‌‌‍​‌‌‍‌ ‌ ‌‌‌‍‌‌​‍‌‍‌ ​​‌‍​‌‌ ‌​‌‍‍​​ ‌‌ ​​‌‍​‌‌‍‌ ‌‍‌‌‌​​‍‌ ‌‌‌‍‍‌‌‍ ​‌‍‌​‌‍‌‌‌ ​‍​‍‌‌​ ‌‌‌​​‍‌‌ ‌‍‍ ‌‍‌‌‌ ‍‌​‍‌‌​ ​ ‌​‌​​‍‌‌​ ​ ‌​‌​​‍‌‌​ ​‍​ ​‍​ ‌​‌‍​‌​ ‌‍‌‍​‌‌‍​ ​ ​‌​ ‌​​ ‍​​ ‍‌​ ‌​​ ​ ‌‍​‍​‍‌‌​ ​‍​ ​‍​‍‌‌​ ‌‌‌​‌​​‍ ‍‌‍‌​‌‍‌‌‌ ​ ‌‍​ ‌ ​‍‌‍‍‌‌ ​​‌ ‌​‌‍‍‌‌‍ ‌‍ ‍​‍‌‌​ ‌‌‌​​‍‌‌ ‌‍‍ ‌‍‌‌‌ ‍‌​‍‌‌​ ​ ‌​‌​​‍‌‌​ ​ ‌​‌​​‍‌‌​ ​‍​ ​‍​ ​‍‌‍​‍​ ‍​‌‍​ ​ ‌‍​ ​​​ ‌‍‌‍​‍‌‍​ ​ ‌‌​ ​‌‌‍​ ​‍‌‌​ ​‍​ ​‍​‍‌‌​ ‌‌‌​‌​​‍ ‍‌‍​ ‌‍‍​‌‍‍‌‌‍ ​‌‍‌​‌ ​‍‌‍‌‌‌‍ ‍​‍‌‌​ ‌‌‌​​‍‌‌ ‌‍‍ ‌‍‌‌‌ ‍‌​‍‌‌​ ​ ‌​‌​​‍‌‌​ ​ ‌​‌​​‍‌‌​ ​‍​ ​‍‌‍​ ​ ‌​‌‍​‍‌‍‌‍​ ​‍‌‍‌‌​ ​​‌‍​‌​ ​‌‌‍‌‍​ ‍​‌‍‌‍​‍‌‌​ ​‍​ ​‍​‍‌‌​ ‌‌‌​‌​​‍ ‍‌ ‌​‌‍‌‌‌ ‍​‌ ‌​​‍‌‍‌ ​​‌‍‌‌‌ ​‍‌ ​ ‌ ​​‌‍‌‌‌‍​ ‌ ‌​‌‍‍‌‌ ‌‍‌‍‌‌​ ‌‌ ​​‌ ‌‌‌‍​‍‌‍ ​‌‍‍‌‌ ​ ‌‍‍​‌‍‌‌‌‍‌​​‍​‍‌ ‌.​​​​‌ ‍ ​‍​‍‌‍ ‌ ​‍‌‍‍‌‌‍‌ ‌‍‍‌‌‍ ‍​‍​‍​ ‍‍​‍​‍‌ ​ ‌‍​‌‌‍ ‍‌‍‍‌‌ ‌​‌ ‍‌​‍ ‍‌‍‍‌‌‍ ​‍​‍​‍ ​​‍​‍‌‍‍​‌ ​‍‌‍‌‌‌‍‌‍​‍​‍​ ‍‍​‍​‍‌‍‍​‌ ‌​‌ ‌​‌ ​​‌ ​ ​ ‍‍​‍ ​‍ ‌‍​ ‌‍‍​‌‍‌‌‌‍ ​‌ ​ ‌‍‌‌‌‍​‌‌ ​​‌‍‍‌‌‍‌‌‌ ​‍‌ ​ ​‍ ‍‌ ​ ‌‍​‌‌‍ ‍‌‍‍‌‌ ‌​‌ ‍‌​‍ ‍‌ ​ ‌ ‌​‌ ‌‌‌‍‌​‌‍‍‌‌‍ ​‍ ‌‍‍‌‌‍ ‍‌ ‌​‌‍‌‌‌‍ ‍‌ ‌​​‍ ‌‍‌‌‌‍‌​‌‍‍‌‌ ‌​​‍ ‌‍ ‌‌‍ ‌‍‌​‌‍‌‌​ ‌‌ ​​‌ ​‍‌‍‌‌‌ ​ ‌‍‌‌‌‍ ‍‌ ‌​‌‍​‌‌ ‌​‌‍‍‌‌‍ ‌‍ ‍​ ‍ ‌‍‍‌‌‍‌​​ ‌​ ‌‌​ ​‌‌‍‌​​ ‌‍​ ​‍​ ​​‌‍​‍​ ​‍​‍ ‌​ ‍‌​ ​​‌‍‌‍‌‍‌​​‍ ‌​ ‌​‌‍‌‍‌‍‌​‌‍​‍​‍ ‌​ ‍‌​ ‍‌‌‍‌​​ ​‍​‍ ‌​ ‌‍‌‍‌‍​ ‌ ​ ​ ‌‍​ ​ ​​​ ‍​​ ‌ ‌‍‌‌​ ‌‍​ ​​​ ​​​ ‍ ‌ ‌​‌ ‍‌‌ ​​‌‍‌‌​ ‌‌‍ ​‌‍‌‌‌‍​‌‌‍‌ ‌ ‌‌‌‍‌‌​ ‍ ‌ ​​‌‍​‌‌ ‌​‌‍‍​​ ‌‌ ​​‌‍​‌‌‍‌ ‌‍‌‌‌​​‍‌ ‌‌‌‍‍‌‌‍ ​‌‍‌​‌‍‌‌‌ ​‍​‍‌‌​ ‌‌‌​​‍‌‌ ‌‍‍ ‌‍‌‌‌ ‍‌​‍‌‌​ ​ ‌​‌​​‍‌‌​ ​ ‌​‌​​‍‌‌​ ​‍​ ​‍​ ‌​‌‍​‌​ ‌‍‌‍​‌‌‍​ ​ ​‌​ ‌​​ ‍​​ ‍‌​ ‌​​ ​ ‌‍​‍​‍‌‌​ ​‍​ ​‍​‍‌‌​ ‌‌‌​‌​​‍ ‍‌‍‌​‌‍‌‌‌ ​ ‌‍​ ‌ ​‍‌‍‍‌‌ ​​‌ ‌​‌‍‍‌‌‍ ‌‍ ‍​‍‌‌​ ‌‌‌​​‍‌‌ ‌‍‍ ‌‍‌‌‌ ‍‌​‍‌‌​ ​ ‌​‌​​‍‌‌​ ​ ‌​‌​​‍‌‌​ ​‍​ ​‍​ ​‍‌‍​‍​ ‍​‌‍​ ​ ‌‍​ ​​​ ‌‍‌‍​‍‌‍​ ​ ‌‌​ ​‌‌‍​ ​‍‌‌​ ​‍​ ​‍​‍‌‌​ ‌‌‌​‌​​‍ ‍‌‍​ ‌‍‍​‌‍‍‌‌‍ ​‌‍‌​‌ ​‍‌‍‌‌‌‍ ‍​‍‌‌​ ‌‌‌​​‍‌‌ ‌‍‍ ‌‍‌‌‌ ‍‌​‍‌‌​ ​ ‌​‌​​‍‌‌​ ​ ‌​‌​​‍‌‌​ ​‍​ ​‍​ ‌ ​ ​ ‌‍‌​​ ‌‌​ ​‌‌‍‌‌​ ‌ ‌‍​‌​ ‍​‌‍​‌‌‍‌​​ ​‌​‍‌‌​ ​‍​ ​‍​‍‌‌​ ‌‌‌​‌​​‍ ‍‌ ‌​‌‍‌‌‌ ‍​‌ ‌​​ ‌‍​‍‌‍​‌‌ ​ ‌‍‌‌‌‌‌‌‌ ​‍‌‍ ​​ ‌‌‍‍​‌ ‌​‌ ‌​‌ ​​‌ ​ ​‍‌‌​ ​ ‌​​‌​‍‌‌​ ​‍‌​‌‍​‍‌‌​ ​‍‌​‌‍‌‍​ ‌‍‍​‌‍‌‌‌‍ ​‌ ​ ‌‍‌‌‌‍​‌‌ ​​‌‍‍‌‌‍‌‌‌ ​‍‌ ​ ​‍ ‍‌ ​ ‌‍​‌‌‍ ‍‌‍‍‌‌ ‌​‌ ‍‌​‍ ‍‌ ​ ‌ ‌​‌ ‌‌‌‍‌​‌‍‍‌‌‍ ​‍‌‍‌‍‍‌‌‍‌​​ ‌​ ‌‌​ ​‌‌‍‌​​ ‌‍​ ​‍​ ​​‌‍​‍​ ​‍​‍ ‌​ ‍‌​ ​​‌‍‌‍‌‍‌​​‍ ‌​ ‌​‌‍‌‍‌‍‌​‌‍​‍​‍ ‌​ ‍‌​ ‍‌‌‍‌​​ ​‍​‍ ‌​ ‌‍‌‍‌‍​ ‌ ​ ​ ‌‍​ ​ ​​​ ‍​​ ‌ ‌‍‌‌​ ‌‍​ ​​​ ​​​‍‌‍‌ ‌​‌ ‍‌‌ ​​‌‍‌‌​ ‌‌‍ ​‌‍‌‌‌‍​‌‌‍‌ ‌ ‌‌‌‍‌‌​‍‌‍‌ ​​‌‍​‌‌ ‌​‌‍‍​​ ‌‌ ​​‌‍​‌‌‍‌ ‌‍‌‌‌​​‍‌ ‌‌‌‍‍‌‌‍ ​‌‍‌​‌‍‌‌‌ ​‍​‍‌‌​ ‌‌‌​​‍‌‌ ‌‍‍ ‌‍‌‌‌ ‍‌​‍‌‌​ ​ ‌​‌​​‍‌‌​ ​ ‌​‌​​‍‌‌​ ​‍​ ​‍​ ‌​‌‍​‌​ ‌‍‌‍​‌‌‍​ ​ ​‌​ ‌​​ ‍​​ ‍‌​ ‌​​ ​ ‌‍​‍​‍‌‌​ ​‍​ ​‍​‍‌‌​ ‌‌‌​‌​​‍ ‍‌‍‌​‌‍‌‌‌ ​ ‌‍​ ‌ ​‍‌‍‍‌‌ ​​‌ ‌​‌‍‍‌‌‍ ‌‍ ‍​‍‌‌​ ‌‌‌​​‍‌‌ ‌‍‍ ‌‍‌‌‌ ‍‌​‍‌‌​ ​ ‌​‌​​‍‌‌​ ​ ‌​‌​​‍‌‌​ ​‍​ ​‍​ ​‍‌‍​‍​ ‍​‌‍​ ​ ‌‍​ ​​​ ‌‍‌‍​‍‌‍​ ​ ‌‌​ ​‌‌‍​ ​‍‌‌​ ​‍​ ​‍​‍‌‌​ ‌‌‌​‌​​‍ ‍‌‍​ ‌‍‍​‌‍‍‌‌‍ ​‌‍‌​‌ ​‍‌‍‌‌‌‍ ‍​‍‌‌​ ‌‌‌​​‍‌‌ ‌‍‍ ‌‍‌‌‌ ‍‌​‍‌‌​ ​ ‌​‌​​‍‌‌​ ​ ‌​‌​​‍‌‌​ ​‍​ ​‍​ ‌ ​ ​ ‌‍‌​​ ‌‌​ ​‌‌‍‌‌​ ‌ ‌‍​‌​ ‍​‌‍​‌‌‍‌​​ ​‌​‍‌‌​ ​‍​ ​‍​‍‌‌​ ‌‌‌​‌​​‍ ‍‌ ‌​‌‍‌‌‌ ‍​‌ ‌​​‍‌‍‌ ​​‌‍‌‌‌ ​‍‌ ​ ‌ ​​‌‍‌‌‌‍​ ‌ ‌​‌‍‍‌‌ ‌‍‌‍‌‌​ ‌‌ ​​‌ ‌‌‌‍​‍‌‍ ​‌‍‍‌‌ ​ ‌‍‍​‌‍‌‌‌‍‌​​‍​‍‌ ‌
Should you have any questions, please call ​​​​‌ ‍ ​‍​‍‌‍ ‌ ​‍‌‍‍‌‌‍‌ ‌‍‍‌‌‍ ‍​‍​‍​ ‍‍​‍​‍‌ ​ ‌‍​‌‌‍ ‍‌‍‍‌‌ ‌​‌ ‍‌​‍ ‍‌‍‍‌‌‍ ​‍​‍​‍ ​​‍​‍‌‍‍​‌ ​‍‌‍‌‌‌‍‌‍​‍​‍​ ‍‍​‍​‍‌‍‍​‌ ‌​‌ ‌​‌ ​​‌ ​ ​ ‍‍​‍ ​‍ ‌‍​ ‌‍‍​‌‍‌‌‌‍ ​‌ ​ ‌‍‌‌‌‍​‌‌ ​​‌‍‍‌‌‍‌‌‌ ​‍‌ ​ ​‍ ‍‌ ​ ‌‍​‌‌‍ ‍‌‍‍‌‌ ‌​‌ ‍‌​‍ ‍‌ ​ ‌ ‌​‌ ‌‌‌‍‌​‌‍‍‌‌‍ ​‍ ‌‍‍‌‌‍ ‍‌ ‌​‌‍‌‌‌‍ ‍‌ ‌​​‍ ‌‍‌‌‌‍‌​‌‍‍‌‌ ‌​​‍ ‌‍ ‌‌‍ ‌‍‌​‌‍‌‌​ ‌‌ ​​‌ ​‍‌‍‌‌‌ ​ ‌‍‌‌‌‍ ‍‌ ‌​‌‍​‌‌ ‌​‌‍‍‌‌‍ ‌‍ ‍​ ‍ ‌‍‍‌‌‍‌​​ ‌​ ‌‌​ ​‌‌‍‌​​ ‌‍​ ​‍​ ​​‌‍​‍​ ​‍​‍ ‌​ ‍‌​ ​​‌‍‌‍‌‍‌​​‍ ‌​ ‌​‌‍‌‍‌‍‌​‌‍​‍​‍ ‌​ ‍‌​ ‍‌‌‍‌​​ ​‍​‍ ‌​ ‌‍‌‍‌‍​ ‌ ​ ​ ‌‍​ ​ ​​​ ‍​​ ‌ ‌‍‌‌​ ‌‍​ ​​​ ​​​ ‍ ‌ ‌​‌ ‍‌‌ ​​‌‍‌‌​ ‌‌‍ ​‌‍‌‌‌‍​‌‌‍‌ ‌ ‌‌‌‍‌‌​ ‍ ‌ ​​‌‍​‌‌ ‌​‌‍‍​​ ‌‌ ​​‌‍​‌‌‍‌ ‌‍‌‌‌​​‍‌ ‌‌‌‍‍‌‌‍ ​‌‍‌​‌‍‌‌‌ ​‍​‍‌‌​ ‌‌‌​​‍‌‌ ‌‍‍ ‌‍‌‌‌ ‍‌​‍‌‌​ ​ ‌​‌​​‍‌‌​ ​ ‌​‌​​‍‌‌​ ​‍​ ​‍​ ‌​‌‍​‌​ ‌‍‌‍​‌‌‍​ ​ ​‌​ ‌​​ ‍​​ ‍‌​ ‌​​ ​ ‌‍​‍​‍‌‌​ ​‍​ ​‍​‍‌‌​ ‌‌‌​‌​​‍ ‍‌‍‌​‌‍‌‌‌ ​ ‌‍​ ‌ ​‍‌‍‍‌‌ ​​‌ ‌​‌‍‍‌‌‍ ‌‍ ‍​‍‌‌​ ‌‌‌​​‍‌‌ ‌‍‍ ‌‍‌‌‌ ‍‌​‍‌‌​ ​ ‌​‌​​‍‌‌​ ​ ‌​‌​​‍‌‌​ ​‍​ ​‍​ ‌‌​ ‌‌‌‍‌​‌‍‌‍​ ‌‍​ ‍‌​ ‌‍​ ​​‌‍​‌​ ‍‌‌‍​‌​ ​ ​‍‌‌​ ​‍​ ​‍​‍‌‌​ ‌‌‌​‌​​‍ ‍‌‍​ ‌‍‍​‌‍‍‌‌‍ ​‌‍‌​‌ ​‍‌‍‌‌‌‍ ‍​‍‌‌​ ‌‌‌​​‍‌‌ ‌‍‍ ‌‍‌‌‌ ‍‌​‍‌‌​ ​ ‌​‌​​‍‌‌​ ​ ‌​‌​​‍‌‌​ ​‍​ ​‍​ ‌ ​ ‌ ​ ‌‍​ ​ ‌‍‌​​ ‌‌​ ​​‌‍‌​‌‍‌‌​ ‌​‌‍​‌‌‍​‍​‍‌‌​ ​‍​ ​‍​‍‌‌​ ‌‌‌​‌​​‍ ‍‌ ‌​‌‍‌‌‌ ‍​‌ ‌​​ ‌‍​‍‌‍​‌‌ ​ ‌‍‌‌‌‌‌‌‌ ​‍‌‍ ​​ ‌‌‍‍​‌ ‌​‌ ‌​‌ ​​‌ ​ ​‍‌‌​ ​ ‌​​‌​‍‌‌​ ​‍‌​‌‍​‍‌‌​ ​‍‌​‌‍‌‍​ ‌‍‍​‌‍‌‌‌‍ ​‌ ​ ‌‍‌‌‌‍​‌‌ ​​‌‍‍‌‌‍‌‌‌ ​‍‌ ​ ​‍ ‍‌ ​ ‌‍​‌‌‍ ‍‌‍‍‌‌ ‌​‌ ‍‌​‍ ‍‌ ​ ‌ ‌​‌ ‌‌‌‍‌​‌‍‍‌‌‍ ​‍‌‍‌‍‍‌‌‍‌​​ ‌​ ‌‌​ ​‌‌‍‌​​ ‌‍​ ​‍​ ​​‌‍​‍​ ​‍​‍ ‌​ ‍‌​ ​​‌‍‌‍‌‍‌​​‍ ‌​ ‌​‌‍‌‍‌‍‌​‌‍​‍​‍ ‌​ ‍‌​ ‍‌‌‍‌​​ ​‍​‍ ‌​ ‌‍‌‍‌‍​ ‌ ​ ​ ‌‍​ ​ ​​​ ‍​​ ‌ ‌‍‌‌​ ‌‍​ ​​​ ​​​‍‌‍‌ ‌​‌ ‍‌‌ ​​‌‍‌‌​ ‌‌‍ ​‌‍‌‌‌‍​‌‌‍‌ ‌ ‌‌‌‍‌‌​‍‌‍‌ ​​‌‍​‌‌ ‌​‌‍‍​​ ‌‌ ​​‌‍​‌‌‍‌ ‌‍‌‌‌​​‍‌ ‌‌‌‍‍‌‌‍ ​‌‍‌​‌‍‌‌‌ ​‍​‍‌‌​ ‌‌‌​​‍‌‌ ‌‍‍ ‌‍‌‌‌ ‍‌​‍‌‌​ ​ ‌​‌​​‍‌‌​ ​ ‌​‌​​‍‌‌​ ​‍​ ​‍​ ‌​‌‍​‌​ ‌‍‌‍​‌‌‍​ ​ ​‌​ ‌​​ ‍​​ ‍‌​ ‌​​ ​ ‌‍​‍​‍‌‌​ ​‍​ ​‍​‍‌‌​ ‌‌‌​‌​​‍ ‍‌‍‌​‌‍‌‌‌ ​ ‌‍​ ‌ ​‍‌‍‍‌‌ ​​‌ ‌​‌‍‍‌‌‍ ‌‍ ‍​‍‌‌​ ‌‌‌​​‍‌‌ ‌‍‍ ‌‍‌‌‌ ‍‌​‍‌‌​ ​ ‌​‌​​‍‌‌​ ​ ‌​‌​​‍‌‌​ ​‍​ ​‍​ ‌‌​ ‌‌‌‍‌​‌‍‌‍​ ‌‍​ ‍‌​ ‌‍​ ​​‌‍​‌​ ‍‌‌‍​‌​ ​ ​‍‌‌​ ​‍​ ​‍​‍‌‌​ ‌‌‌​‌​​‍ ‍‌‍​ ‌‍‍​‌‍‍‌‌‍ ​‌‍‌​‌ ​‍‌‍‌‌‌‍ ‍​‍‌‌​ ‌‌‌​​‍‌‌ ‌‍‍ ‌‍‌‌‌ ‍‌​‍‌‌​ ​ ‌​‌​​‍‌‌​ ​ ‌​‌​​‍‌‌​ ​‍​ ​‍​ ‌ ​ ‌ ​ ‌‍​ ​ ‌‍‌​​ ‌‌​ ​​‌‍‌​‌‍‌‌​ ‌​‌‍​‌‌‍​‍​‍‌‌​ ​‍​ ​‍​‍‌‌​ ‌‌‌​‌​​‍ ‍‌ ‌​‌‍‌‌‌ ‍​‌ ‌​​‍‌‍‌ ​​‌‍‌‌‌ ​‍‌ ​ ‌ ​​‌‍‌‌‌‍​ ‌ ‌​‌‍‍‌‌ ‌‍‌‍‌‌​ ‌‌ ​​‌ ‌‌‌‍​‍‌‍ ​‌‍‍‌‌ ​ ‌‍‍​‌‍‌‌‌‍‌​​‍​‍‌ ‌ 203.989.1700​​​​‌ ‍ ​‍​‍‌‍ ‌ ​‍‌‍‍‌‌‍‌ ‌‍‍‌‌‍ ‍​‍​‍​ ‍‍​‍​‍‌ ​ ‌‍​‌‌‍ ‍‌‍‍‌‌ ‌​‌ ‍‌​‍ ‍‌‍‍‌‌‍ ​‍​‍​‍ ​​‍​‍‌‍‍​‌ ​‍‌‍‌‌‌‍‌‍​‍​‍​ ‍‍​‍​‍‌‍‍​‌ ‌​‌ ‌​‌ ​​‌ ​ ​ ‍‍​‍ ​‍ ‌‍​ ‌‍‍​‌‍‌‌‌‍ ​‌ ​ ‌‍‌‌‌‍​‌‌ ​​‌‍‍‌‌‍‌‌‌ ​‍‌ ​ ​‍ ‍‌ ​ ‌‍​‌‌‍ ‍‌‍‍‌‌ ‌​‌ ‍‌​‍ ‍‌ ​ ‌ ‌​‌ ‌‌‌‍‌​‌‍‍‌‌‍ ​‍ ‌‍‍‌‌‍ ‍‌ ‌​‌‍‌‌‌‍ ‍‌ ‌​​‍ ‌‍‌‌‌‍‌​‌‍‍‌‌ ‌​​‍ ‌‍ ‌‌‍ ‌‍‌​‌‍‌‌​ ‌‌ ​​‌ ​‍‌‍‌‌‌ ​ ‌‍‌‌‌‍ ‍‌ ‌​‌‍​‌‌ ‌​‌‍‍‌‌‍ ‌‍ ‍​ ‍ ‌‍‍‌‌‍‌​​ ‌​ ‌‌​ ​‌‌‍‌​​ ‌‍​ ​‍​ ​​‌‍​‍​ ​‍​‍ ‌​ ‍‌​ ​​‌‍‌‍‌‍‌​​‍ ‌​ ‌​‌‍‌‍‌‍‌​‌‍​‍​‍ ‌​ ‍‌​ ‍‌‌‍‌​​ ​‍​‍ ‌​ ‌‍‌‍‌‍​ ‌ ​ ​ ‌‍​ ​ ​​​ ‍​​ ‌ ‌‍‌‌​ ‌‍​ ​​​ ​​​ ‍ ‌ ‌​‌ ‍‌‌ ​​‌‍‌‌​ ‌‌‍ ​‌‍‌‌‌‍​‌‌‍‌ ‌ ‌‌‌‍‌‌​ ‍ ‌ ​​‌‍​‌‌ ‌​‌‍‍​​ ‌‌ ​​‌‍​‌‌‍‌ ‌‍‌‌‌​​‍‌ ‌‌‌‍‍‌‌‍ ​‌‍‌​‌‍‌‌‌ ​‍​‍‌‌​ ‌‌‌​​‍‌‌ ‌‍‍ ‌‍‌‌‌ ‍‌​‍‌‌​ ​ ‌​‌​​‍‌‌​ ​ ‌​‌​​‍‌‌​ ​‍​ ​‍​ ‌​‌‍​‌​ ‌‍‌‍​‌‌‍​ ​ ​‌​ ‌​​ ‍​​ ‍‌​ ‌​​ ​ ‌‍​‍​‍‌‌​ ​‍​ ​‍​‍‌‌​ ‌‌‌​‌​​‍ ‍‌‍‌​‌‍‌‌‌ ​ ‌‍​ ‌ ​‍‌‍‍‌‌ ​​‌ ‌​‌‍‍‌‌‍ ‌‍ ‍​‍‌‌​ ‌‌‌​​‍‌‌ ‌‍‍ ‌‍‌‌‌ ‍‌​‍‌‌​ ​ ‌​‌​​‍‌‌​ ​ ‌​‌​​‍‌‌​ ​‍​ ​‍​ ‌‌​ ‌‌‌‍‌​‌‍‌‍​ ‌‍​ ‍‌​ ‌‍​ ​​‌‍​‌​ ‍‌‌‍​‌​ ​ ​‍‌‌​ ​‍​ ​‍​‍‌‌​ ‌‌‌​‌​​‍ ‍‌‍​ ‌‍‍​‌‍‍‌‌‍ ​‌‍‌​‌ ​‍‌‍‌‌‌‍ ‍​‍‌‌​ ‌‌‌​​‍‌‌ ‌‍‍ ‌‍‌‌‌ ‍‌​‍‌‌​ ​ ‌​‌​​‍‌‌​ ​ ‌​‌​​‍‌‌​ ​‍​ ​‍​ ‌​‌‍‌‌​ ‌‌​ ​ ​ ‌ ‌‍‌​‌‍​‍‌‍‌‌​ ‌​‌‍​ ​ ‌​​ ​‍​‍‌‌​ ​‍​ ​‍​‍‌‌​ ‌‌‌​‌​​‍ ‍‌ ‌​‌‍‌‌‌ ‍​‌ ‌​​ ‌‍​‍‌‍​‌‌ ​ ‌‍‌‌‌‌‌‌‌ ​‍‌‍ ​​ ‌‌‍‍​‌ ‌​‌ ‌​‌ ​​‌ ​ ​‍‌‌​ ​ ‌​​‌​‍‌‌​ ​‍‌​‌‍​‍‌‌​ ​‍‌​‌‍‌‍​ ‌‍‍​‌‍‌‌‌‍ ​‌ ​ ‌‍‌‌‌‍​‌‌ ​​‌‍‍‌‌‍‌‌‌ ​‍‌ ​ ​‍ ‍‌ ​ ‌‍​‌‌‍ ‍‌‍‍‌‌ ‌​‌ ‍‌​‍ ‍‌ ​ ‌ ‌​‌ ‌‌‌‍‌​‌‍‍‌‌‍ ​‍‌‍‌‍‍‌‌‍‌​​ ‌​ ‌‌​ ​‌‌‍‌​​ ‌‍​ ​‍​ ​​‌‍​‍​ ​‍​‍ ‌​ ‍‌​ ​​‌‍‌‍‌‍‌​​‍ ‌​ ‌​‌‍‌‍‌‍‌​‌‍​‍​‍ ‌​ ‍‌​ ‍‌‌‍‌​​ ​‍​‍ ‌​ ‌‍‌‍‌‍​ ‌ ​ ​ ‌‍​ ​ ​​​ ‍​​ ‌ ‌‍‌‌​ ‌‍​ ​​​ ​​​‍‌‍‌ ‌​‌ ‍‌‌ ​​‌‍‌‌​ ‌‌‍ ​‌‍‌‌‌‍​‌‌‍‌ ‌ ‌‌‌‍‌‌​‍‌‍‌ ​​‌‍​‌‌ ‌​‌‍‍​​ ‌‌ ​​‌‍​‌‌‍‌ ‌‍‌‌‌​​‍‌ ‌‌‌‍‍‌‌‍ ​‌‍‌​‌‍‌‌‌ ​‍​‍‌‌​ ‌‌‌​​‍‌‌ ‌‍‍ ‌‍‌‌‌ ‍‌​‍‌‌​ ​ ‌​‌​​‍‌‌​ ​ ‌​‌​​‍‌‌​ ​‍​ ​‍​ ‌​‌‍​‌​ ‌‍‌‍​‌‌‍​ ​ ​‌​ ‌​​ ‍​​ ‍‌​ ‌​​ ​ ‌‍​‍​‍‌‌​ ​‍​ ​‍​‍‌‌​ ‌‌‌​‌​​‍ ‍‌‍‌​‌‍‌‌‌ ​ ‌‍​ ‌ ​‍‌‍‍‌‌ ​​‌ ‌​‌‍‍‌‌‍ ‌‍ ‍​‍‌‌​ ‌‌‌​​‍‌‌ ‌‍‍ ‌‍‌‌‌ ‍‌​‍‌‌​ ​ ‌​‌​​‍‌‌​ ​ ‌​‌​​‍‌‌​ ​‍​ ​‍​ ‌‌​ ‌‌‌‍‌​‌‍‌‍​ ‌‍​ ‍‌​ ‌‍​ ​​‌‍​‌​ ‍‌‌‍​‌​ ​ ​‍‌‌​ ​‍​ ​‍​‍‌‌​ ‌‌‌​‌​​‍ ‍‌‍​ ‌‍‍​‌‍‍‌‌‍ ​‌‍‌​‌ ​‍‌‍‌‌‌‍ ‍​‍‌‌​ ‌‌‌​​‍‌‌ ‌‍‍ ‌‍‌‌‌ ‍‌​‍‌‌​ ​ ‌​‌​​‍‌‌​ ​ ‌​‌​​‍‌‌​ ​‍​ ​‍​ ‌​‌‍‌‌​ ‌‌​ ​ ​ ‌ ‌‍‌​‌‍​‍‌‍‌‌​ ‌​‌‍​ ​ ‌​​ ​‍​‍‌‌​ ​‍​ ​‍​‍‌‌​ ‌‌‌​‌​​‍ ‍‌ ‌​‌‍‌‌‌ ‍​‌ ‌​​‍‌‍‌ ​​‌‍‌‌‌ ​‍‌ ​ ‌ ​​‌‍‌‌‌‍​ ‌ ‌​‌‍‍‌‌ ‌‍‌‍‌‌​ ‌‌ ​​‌ ‌‌‌‍​‍‌‍ ​‌‍‍‌‌ ​ ‌‍‍​‌‍‌‌‌‍‌​​‍​‍‌ ‌.​​​​‌ ‍ ​‍​‍‌‍ ‌ ​‍‌‍‍‌‌‍‌ ‌‍‍‌‌‍ ‍​‍​‍​ ‍‍​‍​‍‌ ​ ‌‍​‌‌‍ ‍‌‍‍‌‌ ‌​‌ ‍‌​‍ ‍‌‍‍‌‌‍ ​‍​‍​‍ ​​‍​‍‌‍‍​‌ ​‍‌‍‌‌‌‍‌‍​‍​‍​ ‍‍​‍​‍‌‍‍​‌ ‌​‌ ‌​‌ ​​‌ ​ ​ ‍‍​‍ ​‍ ‌‍​ ‌‍‍​‌‍‌‌‌‍ ​‌ ​ ‌‍‌‌‌‍​‌‌ ​​‌‍‍‌‌‍‌‌‌ ​‍‌ ​ ​‍ ‍‌ ​ ‌‍​‌‌‍ ‍‌‍‍‌‌ ‌​‌ ‍‌​‍ ‍‌ ​ ‌ ‌​‌ ‌‌‌‍‌​‌‍‍‌‌‍ ​‍ ‌‍‍‌‌‍ ‍‌ ‌​‌‍‌‌‌‍ ‍‌ ‌​​‍ ‌‍‌‌‌‍‌​‌‍‍‌‌ ‌​​‍ ‌‍ ‌‌‍ ‌‍‌​‌‍‌‌​ ‌‌ ​​‌ ​‍‌‍‌‌‌ ​ ‌‍‌‌‌‍ ‍‌ ‌​‌‍​‌‌ ‌​‌‍‍‌‌‍ ‌‍ ‍​ ‍ ‌‍‍‌‌‍‌​​ ‌​ ‌‌​ ​‌‌‍‌​​ ‌‍​ ​‍​ ​​‌‍​‍​ ​‍​‍ ‌​ ‍‌​ ​​‌‍‌‍‌‍‌​​‍ ‌​ ‌​‌‍‌‍‌‍‌​‌‍​‍​‍ ‌​ ‍‌​ ‍‌‌‍‌​​ ​‍​‍ ‌​ ‌‍‌‍‌‍​ ‌ ​ ​ ‌‍​ ​ ​​​ ‍​​ ‌ ‌‍‌‌​ ‌‍​ ​​​ ​​​ ‍ ‌ ‌​‌ ‍‌‌ ​​‌‍‌‌​ ‌‌‍ ​‌‍‌‌‌‍​‌‌‍‌ ‌ ‌‌‌‍‌‌​ ‍ ‌ ​​‌‍​‌‌ ‌​‌‍‍​​ ‌‌ ​​‌‍​‌‌‍‌ ‌‍‌‌‌​​‍‌ ‌‌‌‍‍‌‌‍ ​‌‍‌​‌‍‌‌‌ ​‍​‍‌‌​ ‌‌‌​​‍‌‌ ‌‍‍ ‌‍‌‌‌ ‍‌​‍‌‌​ ​ ‌​‌​​‍‌‌​ ​ ‌​‌​​‍‌‌​ ​‍​ ​‍​ ‌​‌‍​‌​ ‌‍‌‍​‌‌‍​ ​ ​‌​ ‌​​ ‍​​ ‍‌​ ‌​​ ​ ‌‍​‍​‍‌‌​ ​‍​ ​‍​‍‌‌​ ‌‌‌​‌​​‍ ‍‌‍‌​‌‍‌‌‌ ​ ‌‍​ ‌ ​‍‌‍‍‌‌ ​​‌ ‌​‌‍‍‌‌‍ ‌‍ ‍​‍‌‌​ ‌‌‌​​‍‌‌ ‌‍‍ ‌‍‌‌‌ ‍‌​‍‌‌​ ​ ‌​‌​​‍‌‌​ ​ ‌​‌​​‍‌‌​ ​‍​ ​‍​ ‌‌​ ‌‌‌‍‌​‌‍‌‍​ ‌‍​ ‍‌​ ‌‍​ ​​‌‍​‌​ ‍‌‌‍​‌​ ​ ​‍‌‌​ ​‍​ ​‍​‍‌‌​ ‌‌‌​‌​​‍ ‍‌‍​ ‌‍‍​‌‍‍‌‌‍ ​‌‍‌​‌ ​‍‌‍‌‌‌‍ ‍​‍‌‌​ ‌‌‌​​‍‌‌ ‌‍‍ ‌‍‌‌‌ ‍‌​‍‌‌​ ​ ‌​‌​​‍‌‌​ ​ ‌​‌​​‍‌‌​ ​‍​ ​‍‌‍​‍‌‍‌‍​ ​​‌‍​‌‌‍​‌‌‍​‍​ ​​‌‍‌‌​ ​ ‌‍‌‌​ ​​​ ‍‌​‍‌‌​ ​‍​ ​‍​‍‌‌​ ‌‌‌​‌​​‍ ‍‌ ‌​‌‍‌‌‌ ‍​‌ ‌​​ ‌‍​‍‌‍​‌‌ ​ ‌‍‌‌‌‌‌‌‌ ​‍‌‍ ​​ ‌‌‍‍​‌ ‌​‌ ‌​‌ ​​‌ ​ ​‍‌‌​ ​ ‌​​‌​‍‌‌​ ​‍‌​‌‍​‍‌‌​ ​‍‌​‌‍‌‍​ ‌‍‍​‌‍‌‌‌‍ ​‌ ​ ‌‍‌‌‌‍​‌‌ ​​‌‍‍‌‌‍‌‌‌ ​‍‌ ​ ​‍ ‍‌ ​ ‌‍​‌‌‍ ‍‌‍‍‌‌ ‌​‌ ‍‌​‍ ‍‌ ​ ‌ ‌​‌ ‌‌‌‍‌​‌‍‍‌‌‍ ​‍‌‍‌‍‍‌‌‍‌​​ ‌​ ‌‌​ ​‌‌‍‌​​ ‌‍​ ​‍​ ​​‌‍​‍​ ​‍​‍ ‌​ ‍‌​ ​​‌‍‌‍‌‍‌​​‍ ‌​ ‌​‌‍‌‍‌‍‌​‌‍​‍​‍ ‌​ ‍‌​ ‍‌‌‍‌​​ ​‍​‍ ‌​ ‌‍‌‍‌‍​ ‌ ​ ​ ‌‍​ ​ ​​​ ‍​​ ‌ ‌‍‌‌​ ‌‍​ ​​​ ​​​‍‌‍‌ ‌​‌ ‍‌‌ ​​‌‍‌‌​ ‌‌‍ ​‌‍‌‌‌‍​‌‌‍‌ ‌ ‌‌‌‍‌‌​‍‌‍‌ ​​‌‍​‌‌ ‌​‌‍‍​​ ‌‌ ​​‌‍​‌‌‍‌ ‌‍‌‌‌​​‍‌ ‌‌‌‍‍‌‌‍ ​‌‍‌​‌‍‌‌‌ ​‍​‍‌‌​ ‌‌‌​​‍‌‌ ‌‍‍ ‌‍‌‌‌ ‍‌​‍‌‌​ ​ ‌​‌​​‍‌‌​ ​ ‌​‌​​‍‌‌​ ​‍​ ​‍​ ‌​‌‍​‌​ ‌‍‌‍​‌‌‍​ ​ ​‌​ ‌​​ ‍​​ ‍‌​ ‌​​ ​ ‌‍​‍​‍‌‌​ ​‍​ ​‍​‍‌‌​ ‌‌‌​‌​​‍ ‍‌‍‌​‌‍‌‌‌ ​ ‌‍​ ‌ ​‍‌‍‍‌‌ ​​‌ ‌​‌‍‍‌‌‍ ‌‍ ‍​‍‌‌​ ‌‌‌​​‍‌‌ ‌‍‍ ‌‍‌‌‌ ‍‌​‍‌‌​ ​ ‌​‌​​‍‌‌​ ​ ‌​‌​​‍‌‌​ ​‍​ ​‍​ ‌‌​ ‌‌‌‍‌​‌‍‌‍​ ‌‍​ ‍‌​ ‌‍​ ​​‌‍​‌​ ‍‌‌‍​‌​ ​ ​‍‌‌​ ​‍​ ​‍​‍‌‌​ ‌‌‌​‌​​‍ ‍‌‍​ ‌‍‍​‌‍‍‌‌‍ ​‌‍‌​‌ ​‍‌‍‌‌‌‍ ‍​‍‌‌​ ‌‌‌​​‍‌‌ ‌‍‍ ‌‍‌‌‌ ‍‌​‍‌‌​ ​ ‌​‌​​‍‌‌​ ​ ‌​‌​​‍‌‌​ ​‍​ ​‍‌‍​‍‌‍‌‍​ ​​‌‍​‌‌‍​‌‌‍​‍​ ​​‌‍‌‌​ ​ ‌‍‌‌​ ​​​ ‍‌​‍‌‌​ ​‍​ ​‍​‍‌‌​ ‌‌‌​‌​​‍ ‍‌ ‌​‌‍‌‌‌ ‍​‌ ‌​​‍‌‍‌ ​​‌‍‌‌‌ ​‍‌ ​ ‌ ​​‌‍‌‌‌‍​ ‌ ‌​‌‍‍‌‌ ‌‍‌‍‌‌​ ‌‌ ​​‌ ‌‌‌‍​‍‌‍ ​‌‍‍‌‌ ​ ‌‍‍​‌‍‌‌‌‍‌​​‍​‍‌ ‌